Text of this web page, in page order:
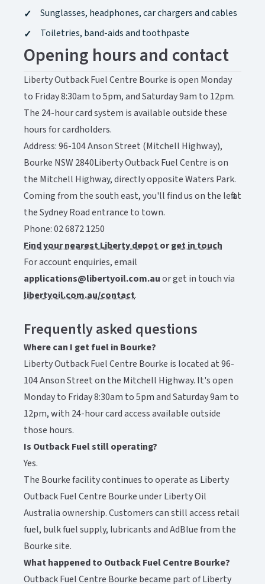
Sunglasses, headphones, car chargers and cables​​​​‌ ‍ ​‍​‍‌‍ ‌ ​‍‌‍‍‌‌‍‌ ‌‍‍‌‌‍ ‍​‍​‍​ ‍‍​‍​‍‌ ​ ‌‍​‌‌‍ ‍‌‍‍‌‌ ‌​‌ ‍‌​‍ ‍‌‍‍‌‌‍ ​‍​‍​‍ ​​‍​‍‌‍‍​‌ ​‍‌‍‌‌‌‍‌‍​‍​‍​ ‍‍​‍​‍‌‍‍​‌ ‌​‌ ‌​‌ ​​‌ ​ ​ ‍‍​‍ ​‍ ‌‍ ​‌‍‍‌‌‍​‍‌‍‌‌‌ ​‍‌ ‌​‌ ‍‌​‍ ‌‌ ​ ‌ ‌​‌ ‌‌‌‍‌​‌‍‍‌‌‍ ​‍ ‍‌ ‌‍‌‍‌‌‌ ​‍‌‍​ ‌‍‌‌‌‍ ​​‍ ‍‌‍​‌‌ ​​‌ ​​​‍ ‌‍‍‌‌‍ ‍‌ ‌​‌‍‌‌‌‍ ‍‌ ‌​​‍ ‌‍‌‌‌‍‌​‌‍‍‌‌ ‌​​‍ ‌‍ ‌‌‍ ‌‍‌​‌‍‌‌​ ‌‌ ​​‌ ​‍‌‍‌‌‌ ​ ‌‍‌‌‌‍ ‍‌ ‌​‌‍​‌‌ ‌​‌‍‍‌‌‍ ‌‍ ‍​ ‍ ‌‍‍‌‌‍‌​​ ‌‌‍​‌​ ‍​‌‍​‍‌‍‌‌‌‍​‌​ ​‍‌‍​ ​ ‍‌​‍ ‌‌‍‌​​ ‌‌​ ‌‌​ ‌​​‍ ‌​ ‌​​ ‌‍​ ‍​‌‍‌‍​‍ ‌‌‍​‌‌‍​‌​ ‌‍​ ‍​​‍ ‌​ ‌‍‌‍​ ‌‍‌‌​ ​ ​ ‌‌​ ‌‌‌‍​‍‌‍​‍​ ‌​​ ‌‍‌‍​‌‌‍​‌​ ‍ ‌ ‌​‌ ‍‌‌ ​​‌‍‌‌​ ‌‌‍​‌‌ ​‍‌ ‌​‌‍‍‌‌‍​ ‌‍ ​‌‍‌‌​ ‍ ‌ ​​‌‍​‌‌ ‌​‌‍‍​​ ‌‌‍​ ‌‍ ‌‍ ‍‌ ‌​‌‍‌‌‌‍ ‍‌ ‌​‌​ ‌‌‍​‌‌ ‌​‌ ​‍‌‍‍‌‌ ‍​​‍‌‌​ ‌‌‌​​‍‌‌ ‌‍‍ ‌‍‌‌‌ ‍‌​‍‌‌​ ​ ‌​‌​​‍‌‌​ ​ ‌​‌​​‍‌‌​ ​‍​ ​‍​ ‍​​ ‌​​ ​​‌‍‌​​ ‌‍‌‍‌‌​ ‍‌​ ‌‍​ ‌​​ ​​‌‍​ ‌‍​ ​‍‌‌​ ​‍​ ​‍​‍‌‌​ ‌‌‌​‌​​‍ ‍‌‍​ ‌‍ ‌‍ ‍‌ ‌​‌‍‌‌‌‍ ‍‌ ‌​​‍‌‌​ ‌‌‌​​‍‌‌ ‌‍‍ ‌‍‌‌‌ ‍‌​‍‌‌​ ​ ‌​‌​​‍‌‌​ ​ ‌​‌​​‍‌‌​ ​‍​ ​‍​ ‌​​ ‌ ​ ‌‍​ ​ ​ ​‌‌‍‌​​ ‌​​ ‌​​ ‌ ‌‍​ ​ ​‍​ ​‌​‍‌‌​ ​‍​ ​‍​‍‌‌​ ‌‌‌​‌​​‍ ‍‌‍​ ‌‍‍​‌‍‍‌‌‍ ​‌‍‌​‌ ​‍‌‍‌‌‌‍ ‍​‍‌‌​ ‌‌‌​​‍‌‌ ‌‍‍ ‌‍‌‌‌ ‍‌​‍‌‌​ ​ ‌​‌​​‍‌‌​ ​ ‌​‌​​‍‌‌​ ​‍​ ​‍‌‍​‌‌‍‌‌​ ‌‌​ ‌‌​ ‌​​ ​ ​ ‍‌‌‍​‌​ ‌ ​ ‌ ​ ​‍‌‍​ ​‍‌‌​ ​‍​ ​‍​‍‌‌​ ‌‌‌​‌​​‍ ‍‌ ‌​‌‍‌‌‌ ‍​‌ ‌​​ ‌‍​‍‌‍​‌‌ ​ ‌‍‌‌‌‌‌‌‌ ​‍‌‍ ​​ ‌‌‍‍​‌ ‌​‌ ‌​‌ ​​‌ ​ ​‍‌‌​ ​ ‌​​‌​‍‌‌​ ​‍‌​‌‍​‍‌‌​ ​‍‌​‌‍‌‍ ​‌‍‍‌‌‍​‍‌‍‌‌‌ ​‍‌ ‌​‌ ‍‌​‍ ‌‌ ​ ‌ ‌​‌ ‌‌‌‍‌​‌‍‍‌‌‍ ​‍ ‍‌ ‌‍‌‍‌‌‌ ​‍‌‍​ ‌‍‌‌‌‍ ​​‍ ‍‌‍​‌‌ ​​‌ ​​​‍‌‍‌‍‍‌‌‍‌​​ ‌‌‍​‌​ ‍​‌‍​‍‌‍‌‌‌‍​‌​ ​‍‌‍​ ​ ‍‌​‍ ‌‌‍‌​​ ‌‌​ ‌‌​ ‌​​‍ ‌​ ‌​​ ‌‍​ ‍​‌‍‌‍​‍ ‌‌‍​‌‌‍​‌​ ‌‍​ ‍​​‍ ‌​ ‌‍‌‍​ ‌‍‌‌​ ​ ​ ‌‌​ ‌‌‌‍​‍‌‍​‍​ ‌​​ ‌‍‌‍​‌‌‍​‌​‍‌‍‌ ‌​‌ ‍‌‌ ​​‌‍‌‌​ ‌‌‍​‌‌ ​‍‌ ‌​‌‍‍‌‌‍​ ‌‍ ​‌‍‌‌​‍‌‍‌ ​​‌‍​‌‌ ‌​‌‍‍​​ ‌‌‍​ ‌‍ ‌‍ ‍‌ ‌​‌‍‌‌‌‍ ‍‌ ‌​‌​ ‌‌‍​‌‌ ‌​‌ ​‍‌‍‍‌‌ ‍​​‍‌‌​ ‌‌‌​​‍‌‌ ‌‍‍ ‌‍‌‌‌ ‍‌​‍‌‌​ ​ ‌​‌​​‍‌‌​ ​ ‌​‌​​‍‌‌​ ​‍​ ​‍​ ‍​​ ‌​​ ​​‌‍‌​​ ‌‍‌‍‌‌​ ‍‌​ ‌‍​ ‌​​ ​​‌‍​ ‌‍​ ​‍‌‌​ ​‍​ ​‍​‍‌‌​ ‌‌‌​‌​​‍ ‍‌‍​ ‌‍ ‌‍ ‍‌ ‌​‌‍‌‌‌‍ ‍‌ ‌​​‍‌‌​ ‌‌‌​​‍‌‌ ‌‍‍ ‌‍‌‌‌ ‍‌​‍‌‌​ ​ ‌​‌​​‍‌‌​ ​ ‌​‌​​‍‌‌​ ​‍​ ​‍​ ‌​​ ‌ ​ ‌‍​ ​ ​ ​‌‌‍‌​​ ‌​​ ‌​​ ‌ ‌‍​ ​ ​‍​ ​‌​‍‌‌​ ​‍​ ​‍​‍‌‌​ ‌‌‌​‌​​‍ ‍‌‍​ ‌‍‍​‌‍‍‌‌‍ ​‌‍‌​‌ ​‍‌‍‌‌‌‍ ‍​‍‌‌​ ‌‌‌​​‍‌‌ ‌‍‍ ‌‍‌‌‌ ‍‌​‍‌‌​ ​ ‌​‌​​‍‌‌​ ​ ‌​‌​​‍‌‌​ ​‍​ ​‍‌‍​‌‌‍‌‌​ ‌‌​ ‌‌​ ‌​​ ​ ​ ‍‌‌‍​‌​ ‌ ​ ‌ ​ ​‍‌‍​ ​‍‌‌​ ​‍​ ​‍​‍‌‌​ ‌‌‌​‌​​‍ ‍‌ ‌​‌‍‌‌‌ ‍​‌ ‌​​‍‌‍‌ ​​‌‍‌‌‌ ​‍‌ ​ ‌ ​​‌‍‌‌‌‍​ ‌ ‌​‌‍‍‌‌ ‌‍‌‍‌‌​ ‌‌ ​​‌ ‌‌‌‍​‍‌‍ ​‌‍‍‌‌ ​ ‌‍‍​‌‍‌‌‌‍‌​​‍​‍‌ ‌
Toiletries, band-aids and toothpaste​​​​‌ ‍ ​‍​‍‌‍ ‌ ​‍‌‍‍‌‌‍‌ ‌‍‍‌‌‍ ‍​‍​‍​ ‍‍​‍​‍‌ ​ ‌‍​‌‌‍ ‍‌‍‍‌‌ ‌​‌ ‍‌​‍ ‍‌‍‍‌‌‍ ​‍​‍​‍ ​​‍​‍‌‍‍​‌ ​‍‌‍‌‌‌‍‌‍​‍​‍​ ‍‍​‍​‍‌‍‍​‌ ‌​‌ ‌​‌ ​​‌ ​ ​ ‍‍​‍ ​‍ ‌‍ ​‌‍‍‌‌‍​‍‌‍‌‌‌ ​‍‌ ‌​‌ ‍‌​‍ ‌‌ ​ ‌ ‌​‌ ‌‌‌‍‌​‌‍‍‌‌‍ ​‍ ‍‌ ‌‍‌‍‌‌‌ ​‍‌‍​ ‌‍‌‌‌‍ ​​‍ ‍‌‍​‌‌ ​​‌ ​​​‍ ‌‍‍‌‌‍ ‍‌ ‌​‌‍‌‌‌‍ ‍‌ ‌​​‍ ‌‍‌‌‌‍‌​‌‍‍‌‌ ‌​​‍ ‌‍ ‌‌‍ ‌‍‌​‌‍‌‌​ ‌‌ ​​‌ ​‍‌‍‌‌‌ ​ ‌‍‌‌‌‍ ‍‌ ‌​‌‍​‌‌ ‌​‌‍‍‌‌‍ ‌‍ ‍​ ‍ ‌‍‍‌‌‍‌​​ ‌‌‍​‌​ ‍​‌‍​‍‌‍‌‌‌‍​‌​ ​‍‌‍​ ​ ‍‌​‍ ‌‌‍‌​​ ‌‌​ ‌‌​ ‌​​‍ ‌​ ‌​​ ‌‍​ ‍​‌‍‌‍​‍ ‌‌‍​‌‌‍​‌​ ‌‍​ ‍​​‍ ‌​ ‌‍‌‍​ ‌‍‌‌​ ​ ​ ‌‌​ ‌‌‌‍​‍‌‍​‍​ ‌​​ ‌‍‌‍​‌‌‍​‌​ ‍ ‌ ‌​‌ ‍‌‌ ​​‌‍‌‌​ ‌‌‍​‌‌ ​‍‌ ‌​‌‍‍‌‌‍​ ‌‍ ​‌‍‌‌​ ‍ ‌ ​​‌‍​‌‌ ‌​‌‍‍​​ ‌‌‍​ ‌‍ ‌‍ ‍‌ ‌​‌‍‌‌‌‍ ‍‌ ‌​‌​ ‌‌‍​‌‌ ‌​‌ ​‍‌‍‍‌‌ ‍​​‍‌‌​ ‌‌‌​​‍‌‌ ‌‍‍ ‌‍‌‌‌ ‍‌​‍‌‌​ ​ ‌​‌​​‍‌‌​ ​ ‌​‌​​‍‌‌​ ​‍​ ​‍​ ‍​​ ‌​​ ​​‌‍‌​​ ‌‍‌‍‌‌​ ‍‌​ ‌‍​ ‌​​ ​​‌‍​ ‌‍​ ​‍‌‌​ ​‍​ ​‍​‍‌‌​ ‌‌‌​‌​​‍ ‍‌‍​ ‌‍ ‌‍ ‍‌ ‌​‌‍‌‌‌‍ ‍‌ ‌​​‍‌‌​ ‌‌‌​​‍‌‌ ‌‍‍ ‌‍‌‌‌ ‍‌​‍‌‌​ ​ ‌​‌​​‍‌‌​ ​ ‌​‌​​‍‌‌​ ​‍​ ​‍‌‍​‍​ ​​‌‍‌​​ ​‌​ ​‍‌‍‌​​ ​‌‌‍‌‌​ ​‌‌‍‌‍​ ‌​‌‍​ ​‍‌‌​ ​‍​ ​‍​‍‌‌​ ‌‌‌​‌​​‍ ‍‌‍​ ‌‍‍​‌‍‍‌‌‍ ​‌‍‌​‌ ​‍‌‍‌‌‌‍ ‍​‍‌‌​ ‌‌‌​​‍‌‌ ‌‍‍ ‌‍‌‌‌ ‍‌​‍‌‌​ ​ ‌​‌​​‍‌‌​ ​ ‌​‌​​‍‌‌​ ​‍​ ​‍‌‍​ ​ ‌ ​ ‌​​ ​ ​ ‍​‌‍‌‌​ ‌ ‌‍​‍‌‍‌​‌‍‌​​ ‌‍‌‍‌‌​‍‌‌​ ​‍​ ​‍​‍‌‌​ ‌‌‌​‌​​‍ ‍‌ ‌​‌‍‌‌‌ ‍​‌ ‌​​ ‌‍​‍‌‍​‌‌ ​ ‌‍‌‌‌‌‌‌‌ ​‍‌‍ ​​ ‌‌‍‍​‌ ‌​‌ ‌​‌ ​​‌ ​ ​‍‌‌​ ​ ‌​​‌​‍‌‌​ ​‍‌​‌‍​‍‌‌​ ​‍‌​‌‍‌‍ ​‌‍‍‌‌‍​‍‌‍‌‌‌ ​‍‌ ‌​‌ ‍‌​‍ ‌‌ ​ ‌ ‌​‌ ‌‌‌‍‌​‌‍‍‌‌‍ ​‍ ‍‌ ‌‍‌‍‌‌‌ ​‍‌‍​ ‌‍‌‌‌‍ ​​‍ ‍‌‍​‌‌ ​​‌ ​​​‍‌‍‌‍‍‌‌‍‌​​ ‌‌‍​‌​ ‍​‌‍​‍‌‍‌‌‌‍​‌​ ​‍‌‍​ ​ ‍‌​‍ ‌‌‍‌​​ ‌‌​ ‌‌​ ‌​​‍ ‌​ ‌​​ ‌‍​ ‍​‌‍‌‍​‍ ‌‌‍​‌‌‍​‌​ ‌‍​ ‍​​‍ ‌​ ‌‍‌‍​ ‌‍‌‌​ ​ ​ ‌‌​ ‌‌‌‍​‍‌‍​‍​ ‌​​ ‌‍‌‍​‌‌‍​‌​‍‌‍‌ ‌​‌ ‍‌‌ ​​‌‍‌‌​ ‌‌‍​‌‌ ​‍‌ ‌​‌‍‍‌‌‍​ ‌‍ ​‌‍‌‌​‍‌‍‌ ​​‌‍​‌‌ ‌​‌‍‍​​ ‌‌‍​ ‌‍ ‌‍ ‍‌ ‌​‌‍‌‌‌‍ ‍‌ ‌​‌​ ‌‌‍​‌‌ ‌​‌ ​‍‌‍‍‌‌ ‍​​‍‌‌​ ‌‌‌​​‍‌‌ ‌‍‍ ‌‍‌‌‌ ‍‌​‍‌‌​ ​ ‌​‌​​‍‌‌​ ​ ‌​‌​​‍‌‌​ ​‍​ ​‍​ ‍​​ ‌​​ ​​‌‍‌​​ ‌‍‌‍‌‌​ ‍‌​ ‌‍​ ‌​​ ​​‌‍​ ‌‍​ ​‍‌‌​ ​‍​ ​‍​‍‌‌​ ‌‌‌​‌​​‍ ‍‌‍​ ‌‍ ‌‍ ‍‌ ‌​‌‍‌‌‌‍ ‍‌ ‌​​‍‌‌​ ‌‌‌​​‍‌‌ ‌‍‍ ‌‍‌‌‌ ‍‌​‍‌‌​ ​ ‌​‌​​‍‌‌​ ​ ‌​‌​​‍‌‌​ ​‍​ ​‍‌‍​‍​ ​​‌‍‌​​ ​‌​ ​‍‌‍‌​​ ​‌‌‍‌‌​ ​‌‌‍‌‍​ ‌​‌‍​ ​‍‌‌​ ​‍​ ​‍​‍‌‌​ ‌‌‌​‌​​‍ ‍‌‍​ ‌‍‍​‌‍‍‌‌‍ ​‌‍‌​‌ ​‍‌‍‌‌‌‍ ‍​‍‌‌​ ‌‌‌​​‍‌‌ ‌‍‍ ‌‍‌‌‌ ‍‌​‍‌‌​ ​ ‌​‌​​‍‌‌​ ​ ‌​‌​​‍‌‌​ ​‍​ ​‍‌‍​ ​ ‌ ​ ‌​​ ​ ​ ‍​‌‍‌‌​ ‌ ‌‍​‍‌‍‌​‌‍‌​​ ‌‍‌‍‌‌​‍‌‌​ ​‍​ ​‍​‍‌‌​ ‌‌‌​‌​​‍ ‍‌ ‌​‌‍‌‌‌ ‍​‌ ‌​​‍‌‍‌ ​​‌‍‌‌‌ ​‍‌ ​ ‌ ​​‌‍‌‌‌‍​ ‌ ‌​‌‍‍‌‌ ‌‍‌‍‌‌​ ‌‌ ​​‌ ‌‌‌‍​‍‌‍ ​‌‍‍‌‌ ​ ‌‍‍​‌‍‌‌‌‍‌​​‍​‍‌ ‌
Opening hours and contact​​​​‌ ‍ ​‍​‍‌‍ ‌ ​‍‌‍‍‌‌‍‌ ‌‍‍‌‌‍ ‍​‍​‍​ ‍‍​‍​‍‌ ​ ‌‍​‌‌‍ ‍‌‍‍‌‌ ‌​‌ ‍‌​‍ ‍‌‍‍‌‌‍ ​‍​‍​‍ ​​‍​‍‌‍‍​‌ ​‍‌‍‌‌‌‍‌‍​‍​‍​ ‍‍​‍​‍‌‍‍​‌ ‌​‌ ‌​‌ ​​‌ ​ ​ ‍‍​‍ ​‍ ‌‍ ​‌‍‍‌‌‍​‍‌‍‌‌‌ ​‍‌ ‌​‌ ‍‌​‍ ‌‌ ​ ‌ ‌​‌ ‌‌‌‍‌​‌‍‍‌‌‍ ​‍ ‍‌ ‌‍‌‍‌‌‌ ​‍‌‍​ ‌‍‌‌‌‍ ​​‍ ‍‌‍​‌‌ ​​‌ ​​​‍ ‌‍‍‌‌‍ ‍‌ ‌​‌‍‌‌‌‍ ‍‌ ‌​​‍ ‌‍‌‌‌‍‌​‌‍‍‌‌ ‌​​‍ ‌‍ ‌‌‍ ‌‍‌​‌‍‌‌​ ‌‌ ​​‌ ​‍‌‍‌‌‌ ​ ‌‍‌‌‌‍ ‍‌ ‌​‌‍​‌‌ ‌​‌‍‍‌‌‍ ‌‍ ‍​ ‍ ‌‍‍‌‌‍‌​​ ‌‌‍​‌​ ‍​‌‍​‍‌‍‌‌‌‍​‌​ ​‍‌‍​ ​ ‍‌​‍ ‌‌‍‌​​ ‌‌​ ‌‌​ ‌​​‍ ‌​ ‌​​ ‌‍​ ‍​‌‍‌‍​‍ ‌‌‍​‌‌‍​‌​ ‌‍​ ‍​​‍ ‌​ ‌‍‌‍​ ‌‍‌‌​ ​ ​ ‌‌​ ‌‌‌‍​‍‌‍​‍​ ‌​​ ‌‍‌‍​‌‌‍​‌​ ‍ ‌ ‌​‌ ‍‌‌ ​​‌‍‌‌​ ‌‌‍​‌‌ ​‍‌ ‌​‌‍‍‌‌‍​ ‌‍ ​‌‍‌‌​ ‍ ‌ ​​‌‍​‌‌ ‌​‌‍‍​​ ‌‌‍​ ‌‍ ‌‍ ‍‌ ‌​‌‍‌‌‌‍ ‍‌ ‌​‌​ ‌‌‍​‌‌ ‌​‌ ​‍‌‍‍‌‌ ‍​​‍‌‌​ ‌‌‌​​‍‌‌ ‌‍‍ ‌‍‌‌‌ ‍‌​‍‌‌​ ​ ‌​‌​​‍‌‌​ ​ ‌​‌​​‍‌‌​ ​‍​ ​‍​ ‍​​ ​‌​ ‌​​ ​​​ ‌‌​ ​ ‌‍​ ​ ‍‌​ ‍‌‌‍​ ​ ‌​‌‍‌​​‍‌‌​ ​‍​ ​‍​‍‌‌​ ‌‌‌​‌​​‍ ‍‌‍​ ‌‍ ‌‍ ‍‌ ‌​‌‍‌‌‌‍ ‍‌ ‌​​‍‌‌​ ‌‌‌​​‍‌‌ ‌‍‍ ‌‍‌‌‌ ‍‌​‍‌‌​ ​ ‌​‌​​‍‌‌​ ​ ‌​‌​​‍‌‌​ ​‍​ ​‍​ ​‍​ ‌ ​ ​ ​ ‌ ​ ​​​ ​‌‌‍‌‍​ ​‍‌‍‌​‌‍‌‌​ ‌ ​ ‌ ​‍‌‌​ ​‍​ ​‍​‍‌‌​ ‌‌‌​‌​​‍ ‍‌‍​ ‌‍‍​‌‍‍‌‌‍ ​‌‍‌​‌ ​‍‌‍‌‌‌‍ ‍​‍‌‌​ ‌‌‌​​‍‌‌ ‌‍‍ ‌‍‌‌‌ ‍‌​‍‌‌​ ​ ‌​‌​​‍‌‌​ ​ ‌​‌​​‍‌‌​ ​‍​ ​‍‌‍​ ​ ‌‌​ ‍‌‌‍​‌​ ‍‌‌‍​‍​ ​​​ ​ ​ ‌‍​ ‍‌‌‍‌‍​ ​‌​‍‌‌​ ​‍​ ​‍​‍‌‌​ ‌‌‌​‌​​‍ ‍‌ ‌​‌‍‌‌‌ ‍​‌ ‌​​ ‌‍​‍‌‍​‌‌ ​ ‌‍‌‌‌‌‌‌‌ ​‍‌‍ ​​ ‌‌‍‍​‌ ‌​‌ ‌​‌ ​​‌ ​ ​‍‌‌​ ​ ‌​​‌​‍‌‌​ ​‍‌​‌‍​‍‌‌​ ​‍‌​‌‍‌‍ ​‌‍‍‌‌‍​‍‌‍‌‌‌ ​‍‌ ‌​‌ ‍‌​‍ ‌‌ ​ ‌ ‌​‌ ‌‌‌‍‌​‌‍‍‌‌‍ ​‍ ‍‌ ‌‍‌‍‌‌‌ ​‍‌‍​ ‌‍‌‌‌‍ ​​‍ ‍‌‍​‌‌ ​​‌ ​​​‍‌‍‌‍‍‌‌‍‌​​ ‌‌‍​‌​ ‍​‌‍​‍‌‍‌‌‌‍​‌​ ​‍‌‍​ ​ ‍‌​‍ ‌‌‍‌​​ ‌‌​ ‌‌​ ‌​​‍ ‌​ ‌​​ ‌‍​ ‍​‌‍‌‍​‍ ‌‌‍​‌‌‍​‌​ ‌‍​ ‍​​‍ ‌​ ‌‍‌‍​ ‌‍‌‌​ ​ ​ ‌‌​ ‌‌‌‍​‍‌‍​‍​ ‌​​ ‌‍‌‍​‌‌‍​‌​‍‌‍‌ ‌​‌ ‍‌‌ ​​‌‍‌‌​ ‌‌‍​‌‌ ​‍‌ ‌​‌‍‍‌‌‍​ ‌‍ ​‌‍‌‌​‍‌‍‌ ​​‌‍​‌‌ ‌​‌‍‍​​ ‌‌‍​ ‌‍ ‌‍ ‍‌ ‌​‌‍‌‌‌‍ ‍‌ ‌​‌​ ‌‌‍​‌‌ ‌​‌ ​‍‌‍‍‌‌ ‍​​‍‌‌​ ‌‌‌​​‍‌‌ ‌‍‍ ‌‍‌‌‌ ‍‌​‍‌‌​ ​ ‌​‌​​‍‌‌​ ​ ‌​‌​​‍‌‌​ ​‍​ ​‍​ ‍​​ ​‌​ ‌​​ ​​​ ‌‌​ ​ ‌‍​ ​ ‍‌​ ‍‌‌‍​ ​ ‌​‌‍‌​​‍‌‌​ ​‍​ ​‍​‍‌‌​ ‌‌‌​‌​​‍ ‍‌‍​ ‌‍ ‌‍ ‍‌ ‌​‌‍‌‌‌‍ ‍‌ ‌​​‍‌‌​ ‌‌‌​​‍‌‌ ‌‍‍ ‌‍‌‌‌ ‍‌​‍‌‌​ ​ ‌​‌​​‍‌‌​ ​ ‌​‌​​‍‌‌​ ​‍​ ​‍​ ​‍​ ‌ ​ ​ ​ ‌ ​ ​​​ ​‌‌‍‌‍​ ​‍‌‍‌​‌‍‌‌​ ‌ ​ ‌ ​‍‌‌​ ​‍​ ​‍​‍‌‌​ ‌‌‌​‌​​‍ ‍‌‍​ ‌‍‍​‌‍‍‌‌‍ ​‌‍‌​‌ ​‍‌‍‌‌‌‍ ‍​‍‌‌​ ‌‌‌​​‍‌‌ ‌‍‍ ‌‍‌‌‌ ‍‌​‍‌‌​ ​ ‌​‌​​‍‌‌​ ​ ‌​‌​​‍‌‌​ ​‍​ ​‍‌‍​ ​ ‌‌​ ‍‌‌‍​‌​ ‍‌‌‍​‍​ ​​​ ​ ​ ‌‍​ ‍‌‌‍‌‍​ ​‌​‍‌‌​ ​‍​ ​‍​‍‌‌​ ‌‌‌​‌​​‍ ‍‌ ‌​‌‍‌‌‌ ‍​‌ ‌​​‍‌‍‌ ​​‌‍‌‌‌ ​‍‌ ​ ‌ ​​‌‍‌‌‌‍​ ‌ ‌​‌‍‍‌‌ ‌‍‌‍‌‌​ ‌‌ ​​‌ ‌‌‌‍​‍‌‍ ​‌‍‍‌‌ ​ ‌‍‍​‌‍‌‌‌‍‌​​‍​‍‌ ‌
Liberty Outback Fuel Centre Bourke is open Monday
to Friday 8:30am to 5pm, and Saturday 9am to 12pm.
The 24-hour card system is available outside these
hours for cardholders.​​​​‌ ‍ ​‍​‍‌‍ ‌ ​‍‌‍‍‌‌‍‌ ‌‍‍‌‌‍ ‍​‍​‍​ ‍‍​‍​‍‌ ​ ‌‍​‌‌‍ ‍‌‍‍‌‌ ‌​‌ ‍‌​‍ ‍‌‍‍‌‌‍ ​‍​‍​‍ ​​‍​‍‌‍‍​‌ ​‍‌‍‌‌‌‍‌‍​‍​‍​ ‍‍​‍​‍‌‍‍​‌ ‌​‌ ‌​‌ ​​‌ ​ ​ ‍‍​‍ ​‍ ‌‍ ​‌‍‍‌‌‍​‍‌‍‌‌‌ ​‍‌ ‌​‌ ‍‌​‍ ‌‌ ​ ‌ ‌​‌ ‌‌‌‍‌​‌‍‍‌‌‍ ​‍ ‍‌ ‌‍‌‍‌‌‌ ​‍‌‍​ ‌‍‌‌‌‍ ​​‍ ‍‌‍​‌‌ ​​‌ ​​​‍ ‌‍‍‌‌‍ ‍‌ ‌​‌‍‌‌‌‍ ‍‌ ‌​​‍ ‌‍‌‌‌‍‌​‌‍‍‌‌ ‌​​‍ ‌‍ ‌‌‍ ‌‍‌​‌‍‌‌​ ‌‌ ​​‌ ​‍‌‍‌‌‌ ​ ‌‍‌‌‌‍ ‍‌ ‌​‌‍​‌‌ ‌​‌‍‍‌‌‍ ‌‍ ‍​ ‍ ‌‍‍‌‌‍‌​​ ‌‌‍​‌​ ‍​‌‍​‍‌‍‌‌‌‍​‌​ ​‍‌‍​ ​ ‍‌​‍ ‌‌‍‌​​ ‌‌​ ‌‌​ ‌​​‍ ‌​ ‌​​ ‌‍​ ‍​‌‍‌‍​‍ ‌‌‍​‌‌‍​‌​ ‌‍​ ‍​​‍ ‌​ ‌‍‌‍​ ‌‍‌‌​ ​ ​ ‌‌​ ‌‌‌‍​‍‌‍​‍​ ‌​​ ‌‍‌‍​‌‌‍​‌​ ‍ ‌ ‌​‌ ‍‌‌ ​​‌‍‌‌​ ‌‌‍​‌‌ ​‍‌ ‌​‌‍‍‌‌‍​ ‌‍ ​‌‍‌‌​ ‍ ‌ ​​‌‍​‌‌ ‌​‌‍‍​​ ‌‌‍​ ‌‍ ‌‍ ‍‌ ‌​‌‍‌‌‌‍ ‍‌ ‌​‌​ ‌‌‍​‌‌ ‌​‌ ​‍‌‍‍‌‌ ‍​​‍‌‌​ ‌‌‌​​‍‌‌ ‌‍‍ ‌‍‌‌‌ ‍‌​‍‌‌​ ​ ‌​‌​​‍‌‌​ ​ ‌​‌​​‍‌‌​ ​‍​ ​‍​ ‍​​ ​‌​ ‌​​ ​​​ ‌‌​ ​ ‌‍​ ​ ‍‌​ ‍‌‌‍​ ​ ‌​‌‍‌​​‍‌‌​ ​‍​ ​‍​‍‌‌​ ‌‌‌​‌​​‍ ‍‌‍​ ‌‍ ‌‍ ‍‌ ‌​‌‍‌‌‌‍ ‍‌ ‌​​‍‌‌​ ‌‌‌​​‍‌‌ ‌‍‍ ‌‍‌‌‌ ‍‌​‍‌‌​ ​ ‌​‌​​‍‌‌​ ​ ‌​‌​​‍‌‌​ ​‍​ ​‍​ ‌‌​ ‌ ​ ‌​‌‍‌‍‌‍‌‍​ ‌‌​ ‌‌​ ​​​ ‌​‌‍​‍​ ‌​‌‍‌‍​‍‌‌​ ​‍​ ​‍​‍‌‌​ ‌‌‌​‌​​‍ ‍‌‍​ ‌‍‍​‌‍‍‌‌‍ ​‌‍‌​‌ ​‍‌‍‌‌‌‍ ‍​‍‌‌​ ‌‌‌​​‍‌‌ ‌‍‍ ‌‍‌‌‌ ‍‌​‍‌‌​ ​ ‌​‌​​‍‌‌​ ​ ‌​‌​​‍‌‌​ ​‍​ ​‍‌‍​ ‌‍​‍​ ​​​ ‌‍​ ​ ‌‍‌‍‌‍‌‌​ ‍‌‌‍​ ​ ‌‌‌‍​‍​ ‍​​‍‌‌​ ​‍​ ​‍​‍‌‌​ ‌‌‌​‌​​‍ ‍‌ ‌​‌‍‌‌‌ ‍​‌ ‌​​ ‌‍​‍‌‍​‌‌ ​ ‌‍‌‌‌‌‌‌‌ ​‍‌‍ ​​ ‌‌‍‍​‌ ‌​‌ ‌​‌ ​​‌ ​ ​‍‌‌​ ​ ‌​​‌​‍‌‌​ ​‍‌​‌‍​‍‌‌​ ​‍‌​‌‍‌‍ ​‌‍‍‌‌‍​‍‌‍‌‌‌ ​‍‌ ‌​‌ ‍‌​‍ ‌‌ ​ ‌ ‌​‌ ‌‌‌‍‌​‌‍‍‌‌‍ ​‍ ‍‌ ‌‍‌‍‌‌‌ ​‍‌‍​ ‌‍‌‌‌‍ ​​‍ ‍‌‍​‌‌ ​​‌ ​​​‍‌‍‌‍‍‌‌‍‌​​ ‌‌‍​‌​ ‍​‌‍​‍‌‍‌‌‌‍​‌​ ​‍‌‍​ ​ ‍‌​‍ ‌‌‍‌​​ ‌‌​ ‌‌​ ‌​​‍ ‌​ ‌​​ ‌‍​ ‍​‌‍‌‍​‍ ‌‌‍​‌‌‍​‌​ ‌‍​ ‍​​‍ ‌​ ‌‍‌‍​ ‌‍‌‌​ ​ ​ ‌‌​ ‌‌‌‍​‍‌‍​‍​ ‌​​ ‌‍‌‍​‌‌‍​‌​‍‌‍‌ ‌​‌ ‍‌‌ ​​‌‍‌‌​ ‌‌‍​‌‌ ​‍‌ ‌​‌‍‍‌‌‍​ ‌‍ ​‌‍‌‌​‍‌‍‌ ​​‌‍​‌‌ ‌​‌‍‍​​ ‌‌‍​ ‌‍ ‌‍ ‍‌ ‌​‌‍‌‌‌‍ ‍‌ ‌​‌​ ‌‌‍​‌‌ ‌​‌ ​‍‌‍‍‌‌ ‍​​‍‌‌​ ‌‌‌​​‍‌‌ ‌‍‍ ‌‍‌‌‌ ‍‌​‍‌‌​ ​ ‌​‌​​‍‌‌​ ​ ‌​‌​​‍‌‌​ ​‍​ ​‍​ ‍​​ ​‌​ ‌​​ ​​​ ‌‌​ ​ ‌‍​ ​ ‍‌​ ‍‌‌‍​ ​ ‌​‌‍‌​​‍‌‌​ ​‍​ ​‍​‍‌‌​ ‌‌‌​‌​​‍ ‍‌‍​ ‌‍ ‌‍ ‍‌ ‌​‌‍‌‌‌‍ ‍‌ ‌​​‍‌‌​ ‌‌‌​​‍‌‌ ‌‍‍ ‌‍‌‌‌ ‍‌​‍‌‌​ ​ ‌​‌​​‍‌‌​ ​ ‌​‌​​‍‌‌​ ​‍​ ​‍​ ‌‌​ ‌ ​ ‌​‌‍‌‍‌‍‌‍​ ‌‌​ ‌‌​ ​​​ ‌​‌‍​‍​ ‌​‌‍‌‍​‍‌‌​ ​‍​ ​‍​‍‌‌​ ‌‌‌​‌​​‍ ‍‌‍​ ‌‍‍​‌‍‍‌‌‍ ​‌‍‌​‌ ​‍‌‍‌‌‌‍ ‍​‍‌‌​ ‌‌‌​​‍‌‌ ‌‍‍ ‌‍‌‌‌ ‍‌​‍‌‌​ ​ ‌​‌​​‍‌‌​ ​ ‌​‌​​‍‌‌​ ​‍​ ​‍‌‍​ ‌‍​‍​ ​​​ ‌‍​ ​ ‌‍‌‍‌‍‌‌​ ‍‌‌‍​ ​ ‌‌‌‍​‍​ ‍​​‍‌‌​ ​‍​ ​‍​‍‌‌​ ‌‌‌​‌​​‍ ‍‌ ‌​‌‍‌‌‌ ‍​‌ ‌​​‍‌‍‌ ​​‌‍‌‌‌ ​‍‌ ​ ‌ ​​‌‍‌‌‌‍​ ‌ ‌​‌‍‍‌‌ ‌‍‌‍‌‌​ ‌‌ ​​‌ ‌‌‌‍​‍‌‍ ​‌‍‍‌‌ ​ ‌‍‍​‌‍‌‌‌‍‌​​‍​‍‌ ‌
Address: 96-104 Anson Street (Mitchell Highway),
Bourke NSW 2840Liberty Outback Fuel Centre is on
the Mitchell Highway, directly opposite Waters Park.
Coming from the south east, you'll find us on the left at
the Sydney Road entrance to town.
Phone: 02 6872 1250
Find your nearest Liberty depot ​​​​‌ ‍ ​‍​‍‌‍ ‌ ​‍‌‍‍‌‌‍‌ ‌‍‍‌‌‍ ‍​‍​‍​ ‍‍​‍​‍‌ ​ ‌‍​‌‌‍ ‍‌‍‍‌‌ ‌​‌ ‍‌​‍ ‍‌‍‍‌‌‍ ​‍​‍​‍ ​​‍​‍‌‍‍​‌ ​‍‌‍‌‌‌‍‌‍​‍​‍​ ‍‍​‍​‍‌‍‍​‌ ‌​‌ ‌​‌ ​​‌ ​ ​ ‍‍​‍ ​‍ ‌‍ ​‌‍‍‌‌‍​‍‌‍‌‌‌ ​‍‌ ‌​‌ ‍‌​‍ ‌‌ ​ ‌ ‌​‌ ‌‌‌‍‌​‌‍‍‌‌‍ ​‍ ‍‌ ‌‍‌‍‌‌‌ ​‍‌‍​ ‌‍‌‌‌‍ ​​‍ ‍‌‍​‌‌ ​​‌ ​​​‍ ‌‍‍‌‌‍ ‍‌ ‌​‌‍‌‌‌‍ ‍‌ ‌​​‍ ‌‍‌‌‌‍‌​‌‍‍‌‌ ‌​​‍ ‌‍ ‌‌‍ ‌‍‌​‌‍‌‌​ ‌‌ ​​‌ ​‍‌‍‌‌‌ ​ ‌‍‌‌‌‍ ‍‌ ‌​‌‍​‌‌ ‌​‌‍‍‌‌‍ ‌‍ ‍​ ‍ ‌‍‍‌‌‍‌​​ ‌‌‍​‌​ ‍​‌‍​‍‌‍‌‌‌‍​‌​ ​‍‌‍​ ​ ‍‌​‍ ‌‌‍‌​​ ‌‌​ ‌‌​ ‌​​‍ ‌​ ‌​​ ‌‍​ ‍​‌‍‌‍​‍ ‌‌‍​‌‌‍​‌​ ‌‍​ ‍​​‍ ‌​ ‌‍‌‍​ ‌‍‌‌​ ​ ​ ‌‌​ ‌‌‌‍​‍‌‍​‍​ ‌​​ ‌‍‌‍​‌‌‍​‌​ ‍ ‌ ‌​‌ ‍‌‌ ​​‌‍‌‌​ ‌‌‍​‌‌ ​‍‌ ‌​‌‍‍‌‌‍​ ‌‍ ​‌‍‌‌​ ‍ ‌ ​​‌‍​‌‌ ‌​‌‍‍​​ ‌‌‍​ ‌‍ ‌‍ ‍‌ ‌​‌‍‌‌‌‍ ‍‌ ‌​‌​ ‌‌‍​‌‌ ‌​‌ ​‍‌‍‍‌‌ ‍​​‍‌‌​ ‌‌‌​​‍‌‌ ‌‍‍ ‌‍‌‌‌ ‍‌​‍‌‌​ ​ ‌​‌​​‍‌‌​ ​ ‌​‌​​‍‌‌​ ​‍​ ​‍​ ‍​​ ​‌​ ‌​​ ​​​ ‌‌​ ​ ‌‍​ ​ ‍‌​ ‍‌‌‍​ ​ ‌​‌‍‌​​‍‌‌​ ​‍​ ​‍​‍‌‌​ ‌‌‌​‌​​‍ ‍‌‍​ ‌‍ ‌‍ ‍‌ ‌​‌‍‌‌‌‍ ‍‌ ‌​​‍‌‌​ ‌‌‌​​‍‌‌ ‌‍‍ ‌‍‌‌‌ ‍‌​‍‌‌​ ​ ‌​‌​​‍‌‌​ ​ ‌​‌​​‍‌‌​ ​‍​ ​‍​ ‌‍‌‍‌‍​ ‌​​ ‍‌​ ‍​‌‍‌​​ ​ ​ ​‍‌‍​‍​ ‍‌​ ​​‌‍​‍​‍‌‌​ ​‍​ ​‍​‍‌‌​ ‌‌‌​‌​​‍ ‍‌‍​ ‌‍‍​‌‍‍‌‌‍ ​‌‍‌​‌ ​‍‌‍‌‌‌‍ ‍​‍‌‌​ ‌‌‌​​‍‌‌ ‌‍‍ ‌‍‌‌‌ ‍‌​‍‌‌​ ​ ‌​‌​​‍‌‌​ ​ ‌​‌​​‍‌‌​ ​‍​ ​‍‌‍​‍​ ‍‌​ ​‍‌‍​‌​ ​‌​ ‌‍​ ​‍‌‍‌‍​ ‌ ‌‍​ ​ ​‌​ ‍​​‍‌‌​ ​‍​ ​‍​‍‌‌​ ‌‌‌​‌​​‍ ‍‌ ‌​‌‍‌‌‌ ‍​‌ ‌​​ ‌‍​‍‌‍​‌‌ ​ ‌‍‌‌‌‌‌‌‌ ​‍‌‍ ​​ ‌‌‍‍​‌ ‌​‌ ‌​‌ ​​‌ ​ ​‍‌‌​ ​ ‌​​‌​‍‌‌​ ​‍‌​‌‍​‍‌‌​ ​‍‌​‌‍‌‍ ​‌‍‍‌‌‍​‍‌‍‌‌‌ ​‍‌ ‌​‌ ‍‌​‍ ‌‌ ​ ‌ ‌​‌ ‌‌‌‍‌​‌‍‍‌‌‍ ​‍ ‍‌ ‌‍‌‍‌‌‌ ​‍‌‍​ ‌‍‌‌‌‍ ​​‍ ‍‌‍​‌‌ ​​‌ ​​​‍‌‍‌‍‍‌‌‍‌​​ ‌‌‍​‌​ ‍​‌‍​‍‌‍‌‌‌‍​‌​ ​‍‌‍​ ​ ‍‌​‍ ‌‌‍‌​​ ‌‌​ ‌‌​ ‌​​‍ ‌​ ‌​​ ‌‍​ ‍​‌‍‌‍​‍ ‌‌‍​‌‌‍​‌​ ‌‍​ ‍​​‍ ‌​ ‌‍‌‍​ ‌‍‌‌​ ​ ​ ‌‌​ ‌‌‌‍​‍‌‍​‍​ ‌​​ ‌‍‌‍​‌‌‍​‌​‍‌‍‌ ‌​‌ ‍‌‌ ​​‌‍‌‌​ ‌‌‍​‌‌ ​‍‌ ‌​‌‍‍‌‌‍​ ‌‍ ​‌‍‌‌​‍‌‍‌ ​​‌‍​‌‌ ‌​‌‍‍​​ ‌‌‍​ ‌‍ ‌‍ ‍‌ ‌​‌‍‌‌‌‍ ‍‌ ‌​‌​ ‌‌‍​‌‌ ‌​‌ ​‍‌‍‍‌‌ ‍​​‍‌‌​ ‌‌‌​​‍‌‌ ‌‍‍ ‌‍‌‌‌ ‍‌​‍‌‌​ ​ ‌​‌​​‍‌‌​ ​ ‌​‌​​‍‌‌​ ​‍​ ​‍​ ‍​​ ​‌​ ‌​​ ​​​ ‌‌​ ​ ‌‍​ ​ ‍‌​ ‍‌‌‍​ ​ ‌​‌‍‌​​‍‌‌​ ​‍​ ​‍​‍‌‌​ ‌‌‌​‌​​‍ ‍‌‍​ ‌‍ ‌‍ ‍‌ ‌​‌‍‌‌‌‍ ‍‌ ‌​​‍‌‌​ ‌‌‌​​‍‌‌ ‌‍‍ ‌‍‌‌‌ ‍‌​‍‌‌​ ​ ‌​‌​​‍‌‌​ ​ ‌​‌​​‍‌‌​ ​‍​ ​‍​ ‌‍‌‍‌‍​ ‌​​ ‍‌​ ‍​‌‍‌​​ ​ ​ ​‍‌‍​‍​ ‍‌​ ​​‌‍​‍​‍‌‌​ ​‍​ ​‍​‍‌‌​ ‌‌‌​‌​​‍ ‍‌‍​ ‌‍‍​‌‍‍‌‌‍ ​‌‍‌​‌ ​‍‌‍‌‌‌‍ ‍​‍‌‌​ ‌‌‌​​‍‌‌ ‌‍‍ ‌‍‌‌‌ ‍‌​‍‌‌​ ​ ‌​‌​​‍‌‌​ ​ ‌​‌​​‍‌‌​ ​‍​ ​‍‌‍​‍​ ‍‌​ ​‍‌‍​‌​ ​‌​ ‌‍​ ​‍‌‍‌‍​ ‌ ‌‍​ ​ ​‌​ ‍​​‍‌‌​ ​‍​ ​‍​‍‌‌​ ‌‌‌​‌​​‍ ‍‌ ‌​‌‍‌‌‌ ‍​‌ ‌​​‍‌‍‌ ​​‌‍‌‌‌ ​‍‌ ​ ‌ ​​‌‍‌‌‌‍​ ‌ ‌​‌‍‍‌‌ ‌‍‌‍‌‌​ ‌‌ ​​‌ ‌‌‌‍​‍‌‍ ​‌‍‍‌‌ ​ ‌‍‍​‌‍‌‌‌‍‌​​‍​‍‌ ‌or ​​​​‌ ‍ ​‍​‍‌‍ ‌ ​‍‌‍‍‌‌‍‌ ‌‍‍‌‌‍ ‍​‍​‍​ ‍‍​‍​‍‌ ​ ‌‍​‌‌‍ ‍‌‍‍‌‌ ‌​‌ ‍‌​‍ ‍‌‍‍‌‌‍ ​‍​‍​‍ ​​‍​‍‌‍‍​‌ ​‍‌‍‌‌‌‍‌‍​‍​‍​ ‍‍​‍​‍‌‍‍​‌ ‌​‌ ‌​‌ ​​‌ ​ ​ ‍‍​‍ ​‍ ‌‍ ​‌‍‍‌‌‍​‍‌‍‌‌‌ ​‍‌ ‌​‌ ‍‌​‍ ‌‌ ​ ‌ ‌​‌ ‌‌‌‍‌​‌‍‍‌‌‍ ​‍ ‍‌ ‌‍‌‍‌‌‌ ​‍‌‍​ ‌‍‌‌‌‍ ​​‍ ‍‌‍​‌‌ ​​‌ ​​​‍ ‌‍‍‌‌‍ ‍‌ ‌​‌‍‌‌‌‍ ‍‌ ‌​​‍ ‌‍‌‌‌‍‌​‌‍‍‌‌ ‌​​‍ ‌‍ ‌‌‍ ‌‍‌​‌‍‌‌​ ‌‌ ​​‌ ​‍‌‍‌‌‌ ​ ‌‍‌‌‌‍ ‍‌ ‌​‌‍​‌‌ ‌​‌‍‍‌‌‍ ‌‍ ‍​ ‍ ‌‍‍‌‌‍‌​​ ‌‌‍​‌​ ‍​‌‍​‍‌‍‌‌‌‍​‌​ ​‍‌‍​ ​ ‍‌​‍ ‌‌‍‌​​ ‌‌​ ‌‌​ ‌​​‍ ‌​ ‌​​ ‌‍​ ‍​‌‍‌‍​‍ ‌‌‍​‌‌‍​‌​ ‌‍​ ‍​​‍ ‌​ ‌‍‌‍​ ‌‍‌‌​ ​ ​ ‌‌​ ‌‌‌‍​‍‌‍​‍​ ‌​​ ‌‍‌‍​‌‌‍​‌​ ‍ ‌ ‌​‌ ‍‌‌ ​​‌‍‌‌​ ‌‌‍​‌‌ ​‍‌ ‌​‌‍‍‌‌‍​ ‌‍ ​‌‍‌‌​ ‍ ‌ ​​‌‍​‌‌ ‌​‌‍‍​​ ‌‌‍​ ‌‍ ‌‍ ‍‌ ‌​‌‍‌‌‌‍ ‍‌ ‌​‌​ ‌‌‍​‌‌ ‌​‌ ​‍‌‍‍‌‌ ‍​​‍‌‌​ ‌‌‌​​‍‌‌ ‌‍‍ ‌‍‌‌‌ ‍‌​‍‌‌​ ​ ‌​‌​​‍‌‌​ ​ ‌​‌​​‍‌‌​ ​‍​ ​‍​ ‍​​ ​‌​ ‌​​ ​​​ ‌‌​ ​ ‌‍​ ​ ‍‌​ ‍‌‌‍​ ​ ‌​‌‍‌​​‍‌‌​ ​‍​ ​‍​‍‌‌​ ‌‌‌​‌​​‍ ‍‌‍​ ‌‍ ‌‍ ‍‌ ‌​‌‍‌‌‌‍ ‍‌ ‌​​‍‌‌​ ‌‌‌​​‍‌‌ ‌‍‍ ‌‍‌‌‌ ‍‌​‍‌‌​ ​ ‌​‌​​‍‌‌​ ​ ‌​‌​​‍‌‌​ ​‍​ ​‍​ ‌‍‌‍‌‍​ ‌​​ ‍‌​ ‍​‌‍‌​​ ​ ​ ​‍‌‍​‍​ ‍‌​ ​​‌‍​‍​‍‌‌​ ​‍​ ​‍​‍‌‌​ ‌‌‌​‌​​‍ ‍‌‍​ ‌‍‍​‌‍‍‌‌‍ ​‌‍‌​‌ ​‍‌‍‌‌‌‍ ‍​‍‌‌​ ‌‌‌​​‍‌‌ ‌‍‍ ‌‍‌‌‌ ‍‌​‍‌‌​ ​ ‌​‌​​‍‌‌​ ​ ‌​‌​​‍‌‌​ ​‍​ ​‍​ ‍‌‌‍​ ​ ‍​​ ​‍‌‍​‌​ ‌​​ ​‌​ ‌​‌‍‌‌​ ‌ ​ ‌ ​ ​ ​‍‌‌​ ​‍​ ​‍​‍‌‌​ ‌‌‌​‌​​‍ ‍‌ ‌​‌‍‌‌‌ ‍​‌ ‌​​ ‌‍​‍‌‍​‌‌ ​ ‌‍‌‌‌‌‌‌‌ ​‍‌‍ ​​ ‌‌‍‍​‌ ‌​‌ ‌​‌ ​​‌ ​ ​‍‌‌​ ​ ‌​​‌​‍‌‌​ ​‍‌​‌‍​‍‌‌​ ​‍‌​‌‍‌‍ ​‌‍‍‌‌‍​‍‌‍‌‌‌ ​‍‌ ‌​‌ ‍‌​‍ ‌‌ ​ ‌ ‌​‌ ‌‌‌‍‌​‌‍‍‌‌‍ ​‍ ‍‌ ‌‍‌‍‌‌‌ ​‍‌‍​ ‌‍‌‌‌‍ ​​‍ ‍‌‍​‌‌ ​​‌ ​​​‍‌‍‌‍‍‌‌‍‌​​ ‌‌‍​‌​ ‍​‌‍​‍‌‍‌‌‌‍​‌​ ​‍‌‍​ ​ ‍‌​‍ ‌‌‍‌​​ ‌‌​ ‌‌​ ‌​​‍ ‌​ ‌​​ ‌‍​ ‍​‌‍‌‍​‍ ‌‌‍​‌‌‍​‌​ ‌‍​ ‍​​‍ ‌​ ‌‍‌‍​ ‌‍‌‌​ ​ ​ ‌‌​ ‌‌‌‍​‍‌‍​‍​ ‌​​ ‌‍‌‍​‌‌‍​‌​‍‌‍‌ ‌​‌ ‍‌‌ ​​‌‍‌‌​ ‌‌‍​‌‌ ​‍‌ ‌​‌‍‍‌‌‍​ ‌‍ ​‌‍‌‌​‍‌‍‌ ​​‌‍​‌‌ ‌​‌‍‍​​ ‌‌‍​ ‌‍ ‌‍ ‍‌ ‌​‌‍‌‌‌‍ ‍‌ ‌​‌​ ‌‌‍​‌‌ ‌​‌ ​‍‌‍‍‌‌ ‍​​‍‌‌​ ‌‌‌​​‍‌‌ ‌‍‍ ‌‍‌‌‌ ‍‌​‍‌‌​ ​ ‌​‌​​‍‌‌​ ​ ‌​‌​​‍‌‌​ ​‍​ ​‍​ ‍​​ ​‌​ ‌​​ ​​​ ‌‌​ ​ ‌‍​ ​ ‍‌​ ‍‌‌‍​ ​ ‌​‌‍‌​​‍‌‌​ ​‍​ ​‍​‍‌‌​ ‌‌‌​‌​​‍ ‍‌‍​ ‌‍ ‌‍ ‍‌ ‌​‌‍‌‌‌‍ ‍‌ ‌​​‍‌‌​ ‌‌‌​​‍‌‌ ‌‍‍ ‌‍‌‌‌ ‍‌​‍‌‌​ ​ ‌​‌​​‍‌‌​ ​ ‌​‌​​‍‌‌​ ​‍​ ​‍​ ‌‍‌‍‌‍​ ‌​​ ‍‌​ ‍​‌‍‌​​ ​ ​ ​‍‌‍​‍​ ‍‌​ ​​‌‍​‍​‍‌‌​ ​‍​ ​‍​‍‌‌​ ‌‌‌​‌​​‍ ‍‌‍​ ‌‍‍​‌‍‍‌‌‍ ​‌‍‌​‌ ​‍‌‍‌‌‌‍ ‍​‍‌‌​ ‌‌‌​​‍‌‌ ‌‍‍ ‌‍‌‌‌ ‍‌​‍‌‌​ ​ ‌​‌​​‍‌‌​ ​ ‌​‌​​‍‌‌​ ​‍​ ​‍​ ‍‌‌‍​ ​ ‍​​ ​‍‌‍​‌​ ‌​​ ​‌​ ‌​‌‍‌‌​ ‌ ​ ‌ ​ ​ ​‍‌‌​ ​‍​ ​‍​‍‌‌​ ‌‌‌​‌​​‍ ‍‌ ‌​‌‍‌‌‌ ‍​‌ ‌​​‍‌‍‌ ​​‌‍‌‌‌ ​‍‌ ​ ‌ ​​‌‍‌‌‌‍​ ‌ ‌​‌‍‍‌‌ ‌‍‌‍‌‌​ ‌‌ ​​‌ ‌‌‌‍​‍‌‍ ​‌‍‍‌‌ ​ ‌‍‍​‌‍‌‌‌‍‌​​‍​‍‌ ‌get in touch​​​​‌ ‍ ​‍​‍‌‍ ‌ ​‍‌‍‍‌‌‍‌ ‌‍‍‌‌‍ ‍​‍​‍​ ‍‍​‍​‍‌ ​ ‌‍​‌‌‍ ‍‌‍‍‌‌ ‌​‌ ‍‌​‍ ‍‌‍‍‌‌‍ ​‍​‍​‍ ​​‍​‍‌‍‍​‌ ​‍‌‍‌‌‌‍‌‍​‍​‍​ ‍‍​‍​‍‌‍‍​‌ ‌​‌ ‌​‌ ​​‌ ​ ​ ‍‍​‍ ​‍ ‌‍ ​‌‍‍‌‌‍​‍‌‍‌‌‌ ​‍‌ ‌​‌ ‍‌​‍ ‌‌ ​ ‌ ‌​‌ ‌‌‌‍‌​‌‍‍‌‌‍ ​‍ ‍‌ ‌‍‌‍‌‌‌ ​‍‌‍​ ‌‍‌‌‌‍ ​​‍ ‍‌‍​‌‌ ​​‌ ​​​‍ ‌‍‍‌‌‍ ‍‌ ‌​‌‍‌‌‌‍ ‍‌ ‌​​‍ ‌‍‌‌‌‍‌​‌‍‍‌‌ ‌​​‍ ‌‍ ‌‌‍ ‌‍‌​‌‍‌‌​ ‌‌ ​​‌ ​‍‌‍‌‌‌ ​ ‌‍‌‌‌‍ ‍‌ ‌​‌‍​‌‌ ‌​‌‍‍‌‌‍ ‌‍ ‍​ ‍ ‌‍‍‌‌‍‌​​ ‌‌‍​‌​ ‍​‌‍​‍‌‍‌‌‌‍​‌​ ​‍‌‍​ ​ ‍‌​‍ ‌‌‍‌​​ ‌‌​ ‌‌​ ‌​​‍ ‌​ ‌​​ ‌‍​ ‍​‌‍‌‍​‍ ‌‌‍​‌‌‍​‌​ ‌‍​ ‍​​‍ ‌​ ‌‍‌‍​ ‌‍‌‌​ ​ ​ ‌‌​ ‌‌‌‍​‍‌‍​‍​ ‌​​ ‌‍‌‍​‌‌‍​‌​ ‍ ‌ ‌​‌ ‍‌‌ ​​‌‍‌‌​ ‌‌‍​‌‌ ​‍‌ ‌​‌‍‍‌‌‍​ ‌‍ ​‌‍‌‌​ ‍ ‌ ​​‌‍​‌‌ ‌​‌‍‍​​ ‌‌‍​ ‌‍ ‌‍ ‍‌ ‌​‌‍‌‌‌‍ ‍‌ ‌​‌​ ‌‌‍​‌‌ ‌​‌ ​‍‌‍‍‌‌ ‍​​‍‌‌​ ‌‌‌​​‍‌‌ ‌‍‍ ‌‍‌‌‌ ‍‌​‍‌‌​ ​ ‌​‌​​‍‌‌​ ​ ‌​‌​​‍‌‌​ ​‍​ ​‍​ ‍​​ ​‌​ ‌​​ ​​​ ‌‌​ ​ ‌‍​ ​ ‍‌​ ‍‌‌‍​ ​ ‌​‌‍‌​​‍‌‌​ ​‍​ ​‍​‍‌‌​ ‌‌‌​‌​​‍ ‍‌‍​ ‌‍ ‌‍ ‍‌ ‌​‌‍‌‌‌‍ ‍‌ ‌​​‍‌‌​ ‌‌‌​​‍‌‌ ‌‍‍ ‌‍‌‌‌ ‍‌​‍‌‌​ ​ ‌​‌​​‍‌‌​ ​ ‌​‌​​‍‌‌​ ​‍​ ​‍​ ‌‍‌‍‌‍​ ‌​​ ‍‌​ ‍​‌‍‌​​ ​ ​ ​‍‌‍​‍​ ‍‌​ ​​‌‍​‍​‍‌‌​ ​‍​ ​‍​‍‌‌​ ‌‌‌​‌​​‍ ‍‌‍​ ‌‍‍​‌‍‍‌‌‍ ​‌‍‌​‌ ​‍‌‍‌‌‌‍ ‍​‍‌‌​ ‌‌‌​​‍‌‌ ‌‍‍ ‌‍‌‌‌ ‍‌​‍‌‌​ ​ ‌​‌​​‍‌‌​ ​ ‌​‌​​‍‌‌​ ​‍​ ​‍​ ‌‌​ ‌ ​ ‌‌​ ‍‌​ ‍‌‌‍‌‍‌‍‌​​ ‍‌​ ​​​ ‍​‌‍‌‍‌‍​‌​‍‌‌​ ​‍​ ​‍​‍‌‌​ ‌‌‌​‌​​‍ ‍‌ ‌​‌‍‌‌‌ ‍​‌ ‌​​ ‌‍​‍‌‍​‌‌ ​ ‌‍‌‌‌‌‌‌‌ ​‍‌‍ ​​ ‌‌‍‍​‌ ‌​‌ ‌​‌ ​​‌ ​ ​‍‌‌​ ​ ‌​​‌​‍‌‌​ ​‍‌​‌‍​‍‌‌​ ​‍‌​‌‍‌‍ ​‌‍‍‌‌‍​‍‌‍‌‌‌ ​‍‌ ‌​‌ ‍‌​‍ ‌‌ ​ ‌ ‌​‌ ‌‌‌‍‌​‌‍‍‌‌‍ ​‍ ‍‌ ‌‍‌‍‌‌‌ ​‍‌‍​ ‌‍‌‌‌‍ ​​‍ ‍‌‍​‌‌ ​​‌ ​​​‍‌‍‌‍‍‌‌‍‌​​ ‌‌‍​‌​ ‍​‌‍​‍‌‍‌‌‌‍​‌​ ​‍‌‍​ ​ ‍‌​‍ ‌‌‍‌​​ ‌‌​ ‌‌​ ‌​​‍ ‌​ ‌​​ ‌‍​ ‍​‌‍‌‍​‍ ‌‌‍​‌‌‍​‌​ ‌‍​ ‍​​‍ ‌​ ‌‍‌‍​ ‌‍‌‌​ ​ ​ ‌‌​ ‌‌‌‍​‍‌‍​‍​ ‌​​ ‌‍‌‍​‌‌‍​‌​‍‌‍‌ ‌​‌ ‍‌‌ ​​‌‍‌‌​ ‌‌‍​‌‌ ​‍‌ ‌​‌‍‍‌‌‍​ ‌‍ ​‌‍‌‌​‍‌‍‌ ​​‌‍​‌‌ ‌​‌‍‍​​ ‌‌‍​ ‌‍ ‌‍ ‍‌ ‌​‌‍‌‌‌‍ ‍‌ ‌​‌​ ‌‌‍​‌‌ ‌​‌ ​‍‌‍‍‌‌ ‍​​‍‌‌​ ‌‌‌​​‍‌‌ ‌‍‍ ‌‍‌‌‌ ‍‌​‍‌‌​ ​ ‌​‌​​‍‌‌​ ​ ‌​‌​​‍‌‌​ ​‍​ ​‍​ ‍​​ ​‌​ ‌​​ ​​​ ‌‌​ ​ ‌‍​ ​ ‍‌​ ‍‌‌‍​ ​ ‌​‌‍‌​​‍‌‌​ ​‍​ ​‍​‍‌‌​ ‌‌‌​‌​​‍ ‍‌‍​ ‌‍ ‌‍ ‍‌ ‌​‌‍‌‌‌‍ ‍‌ ‌​​‍‌‌​ ‌‌‌​​‍‌‌ ‌‍‍ ‌‍‌‌‌ ‍‌​‍‌‌​ ​ ‌​‌​​‍‌‌​ ​ ‌​‌​​‍‌‌​ ​‍​ ​‍​ ‌‍‌‍‌‍​ ‌​​ ‍‌​ ‍​‌‍‌​​ ​ ​ ​‍‌‍​‍​ ‍‌​ ​​‌‍​‍​‍‌‌​ ​‍​ ​‍​‍‌‌​ ‌‌‌​‌​​‍ ‍‌‍​ ‌‍‍​‌‍‍‌‌‍ ​‌‍‌​‌ ​‍‌‍‌‌‌‍ ‍​‍‌‌​ ‌‌‌​​‍‌‌ ‌‍‍ ‌‍‌‌‌ ‍‌​‍‌‌​ ​ ‌​‌​​‍‌‌​ ​ ‌​‌​​‍‌‌​ ​‍​ ​‍​ ‌‌​ ‌ ​ ‌‌​ ‍‌​ ‍‌‌‍‌‍‌‍‌​​ ‍‌​ ​​​ ‍​‌‍‌‍‌‍​‌​‍‌‌​ ​‍​ ​‍​‍‌‌​ ‌‌‌​‌​​‍ ‍‌ ‌​‌‍‌‌‌ ‍​‌ ‌​​‍‌‍‌ ​​‌‍‌‌‌ ​‍‌ ​ ‌ ​​‌‍‌‌‌‍​ ‌ ‌​‌‍‍‌‌ ‌‍‌‍‌‌​ ‌‌ ​​‌ ‌‌‌‍​‍‌‍ ​‌‍‍‌‌ ​ ‌‍‍​‌‍‌‌‌‍‌​​‍​‍‌ ‌
For account enquiries, email
applications@libertyoil.com.au​​​​‌ ‍ ​‍​‍‌‍ ‌ ​‍‌‍‍‌‌‍‌ ‌‍‍‌‌‍ ‍​‍​‍​ ‍‍​‍​‍‌ ​ ‌‍​‌‌‍ ‍‌‍‍‌‌ ‌​‌ ‍‌​‍ ‍‌‍‍‌‌‍ ​‍​‍​‍ ​​‍​‍‌‍‍​‌ ​‍‌‍‌‌‌‍‌‍​‍​‍​ ‍‍​‍​‍‌‍‍​‌ ‌​‌ ‌​‌ ​​‌ ​ ​ ‍‍​‍ ​‍ ‌‍ ​‌‍‍‌‌‍​‍‌‍‌‌‌ ​‍‌ ‌​‌ ‍‌​‍ ‌‌ ​ ‌ ‌​‌ ‌‌‌‍‌​‌‍‍‌‌‍ ​‍ ‍‌ ‌‍‌‍‌‌‌ ​‍‌‍​ ‌‍‌‌‌‍ ​​‍ ‍‌‍​‌‌ ​​‌ ​​​‍ ‌‍‍‌‌‍ ‍‌ ‌​‌‍‌‌‌‍ ‍‌ ‌​​‍ ‌‍‌‌‌‍‌​‌‍‍‌‌ ‌​​‍ ‌‍ ‌‌‍ ‌‍‌​‌‍‌‌​ ‌‌ ​​‌ ​‍‌‍‌‌‌ ​ ‌‍‌‌‌‍ ‍‌ ‌​‌‍​‌‌ ‌​‌‍‍‌‌‍ ‌‍ ‍​ ‍ ‌‍‍‌‌‍‌​​ ‌‌‍​‌​ ‍​‌‍​‍‌‍‌‌‌‍​‌​ ​‍‌‍​ ​ ‍‌​‍ ‌‌‍‌​​ ‌‌​ ‌‌​ ‌​​‍ ‌​ ‌​​ ‌‍​ ‍​‌‍‌‍​‍ ‌‌‍​‌‌‍​‌​ ‌‍​ ‍​​‍ ‌​ ‌‍‌‍​ ‌‍‌‌​ ​ ​ ‌‌​ ‌‌‌‍​‍‌‍​‍​ ‌​​ ‌‍‌‍​‌‌‍​‌​ ‍ ‌ ‌​‌ ‍‌‌ ​​‌‍‌‌​ ‌‌‍​‌‌ ​‍‌ ‌​‌‍‍‌‌‍​ ‌‍ ​‌‍‌‌​ ‍ ‌ ​​‌‍​‌‌ ‌​‌‍‍​​ ‌‌‍​ ‌‍ ‌‍ ‍‌ ‌​‌‍‌‌‌‍ ‍‌ ‌​‌​ ‌‌‍​‌‌ ‌​‌ ​‍‌‍‍‌‌ ‍​​‍‌‌​ ‌‌‌​​‍‌‌ ‌‍‍ ‌‍‌‌‌ ‍‌​‍‌‌​ ​ ‌​‌​​‍‌‌​ ​ ‌​‌​​‍‌‌​ ​‍​ ​‍​ ‍​​ ​‌​ ‌​​ ​​​ ‌‌​ ​ ‌‍​ ​ ‍‌​ ‍‌‌‍​ ​ ‌​‌‍‌​​‍‌‌​ ​‍​ ​‍​‍‌‌​ ‌‌‌​‌​​‍ ‍‌‍​ ‌‍ ‌‍ ‍‌ ‌​‌‍‌‌‌‍ ‍‌ ‌​​‍‌‌​ ‌‌‌​​‍‌‌ ‌‍‍ ‌‍‌‌‌ ‍‌​‍‌‌​ ​ ‌​‌​​‍‌‌​ ​ ‌​‌​​‍‌‌​ ​‍​ ​‍​ ‌ ​ ​​​ ‌ ​ ‌​‌‍​ ​ ‌‌​ ‌ ​ ‌‌‌‍‌‌​ ‌‌‌‍​‌​ ​‍​‍‌‌​ ​‍​ ​‍​‍‌‌​ ‌‌‌​‌​​‍ ‍‌‍​ ‌‍‍​‌‍‍‌‌‍ ​‌‍‌​‌ ​‍‌‍‌‌‌‍ ‍​‍‌‌​ ‌‌‌​​‍‌‌ ‌‍‍ ‌‍‌‌‌ ‍‌​‍‌‌​ ​ ‌​‌​​‍‌‌​ ​ ‌​‌​​‍‌‌​ ​‍​ ​‍​ ‍‌‌‍‌‌‌‍​‍‌‍​‍‌‍​ ​ ‍​​ ​‍‌‍​‍​ ‍‌​ ​‍​ ​‌‌‍‌‌​‍‌‌​ ​‍​ ​‍​‍‌‌​ ‌‌‌​‌​​‍ ‍‌ ‌​‌‍‌‌‌ ‍​‌ ‌​​ ‌‍​‍‌‍​‌‌ ​ ‌‍‌‌‌‌‌‌‌ ​‍‌‍ ​​ ‌‌‍‍​‌ ‌​‌ ‌​‌ ​​‌ ​ ​‍‌‌​ ​ ‌​​‌​‍‌‌​ ​‍‌​‌‍​‍‌‌​ ​‍‌​‌‍‌‍ ​‌‍‍‌‌‍​‍‌‍‌‌‌ ​‍‌ ‌​‌ ‍‌​‍ ‌‌ ​ ‌ ‌​‌ ‌‌‌‍‌​‌‍‍‌‌‍ ​‍ ‍‌ ‌‍‌‍‌‌‌ ​‍‌‍​ ‌‍‌‌‌‍ ​​‍ ‍‌‍​‌‌ ​​‌ ​​​‍‌‍‌‍‍‌‌‍‌​​ ‌‌‍​‌​ ‍​‌‍​‍‌‍‌‌‌‍​‌​ ​‍‌‍​ ​ ‍‌​‍ ‌‌‍‌​​ ‌‌​ ‌‌​ ‌​​‍ ‌​ ‌​​ ‌‍​ ‍​‌‍‌‍​‍ ‌‌‍​‌‌‍​‌​ ‌‍​ ‍​​‍ ‌​ ‌‍‌‍​ ‌‍‌‌​ ​ ​ ‌‌​ ‌‌‌‍​‍‌‍​‍​ ‌​​ ‌‍‌‍​‌‌‍​‌​‍‌‍‌ ‌​‌ ‍‌‌ ​​‌‍‌‌​ ‌‌‍​‌‌ ​‍‌ ‌​‌‍‍‌‌‍​ ‌‍ ​‌‍‌‌​‍‌‍‌ ​​‌‍​‌‌ ‌​‌‍‍​​ ‌‌‍​ ‌‍ ‌‍ ‍‌ ‌​‌‍‌‌‌‍ ‍‌ ‌​‌​ ‌‌‍​‌‌ ‌​‌ ​‍‌‍‍‌‌ ‍​​‍‌‌​ ‌‌‌​​‍‌‌ ‌‍‍ ‌‍‌‌‌ ‍‌​‍‌‌​ ​ ‌​‌​​‍‌‌​ ​ ‌​‌​​‍‌‌​ ​‍​ ​‍​ ‍​​ ​‌​ ‌​​ ​​​ ‌‌​ ​ ‌‍​ ​ ‍‌​ ‍‌‌‍​ ​ ‌​‌‍‌​​‍‌‌​ ​‍​ ​‍​‍‌‌​ ‌‌‌​‌​​‍ ‍‌‍​ ‌‍ ‌‍ ‍‌ ‌​‌‍‌‌‌‍ ‍‌ ‌​​‍‌‌​ ‌‌‌​​‍‌‌ ‌‍‍ ‌‍‌‌‌ ‍‌​‍‌‌​ ​ ‌​‌​​‍‌‌​ ​ ‌​‌​​‍‌‌​ ​‍​ ​‍​ ‌ ​ ​​​ ‌ ​ ‌​‌‍​ ​ ‌‌​ ‌ ​ ‌‌‌‍‌‌​ ‌‌‌‍​‌​ ​‍​‍‌‌​ ​‍​ ​‍​‍‌‌​ ‌‌‌​‌​​‍ ‍‌‍​ ‌‍‍​‌‍‍‌‌‍ ​‌‍‌​‌ ​‍‌‍‌‌‌‍ ‍​‍‌‌​ ‌‌‌​​‍‌‌ ‌‍‍ ‌‍‌‌‌ ‍‌​‍‌‌​ ​ ‌​‌​​‍‌‌​ ​ ‌​‌​​‍‌‌​ ​‍​ ​‍​ ‍‌‌‍‌‌‌‍​‍‌‍​‍‌‍​ ​ ‍​​ ​‍‌‍​‍​ ‍‌​ ​‍​ ​‌‌‍‌‌​‍‌‌​ ​‍​ ​‍​‍‌‌​ ‌‌‌​‌​​‍ ‍‌ ‌​‌‍‌‌‌ ‍​‌ ‌​​‍‌‍‌ ​​‌‍‌‌‌ ​‍‌ ​ ‌ ​​‌‍‌‌‌‍​ ‌ ‌​‌‍‍‌‌ ‌‍‌‍‌‌​ ‌‌ ​​‌ ‌‌‌‍​‍‌‍ ​‌‍‍‌‌ ​ ‌‍‍​‌‍‌‌‌‍‌​​‍​‍‌ ‌or get in touch via
libertyoil.com.au/contact​​​​‌ ‍ ​‍​‍‌‍ ‌ ​‍‌‍‍‌‌‍‌ ‌‍‍‌‌‍ ‍​‍​‍​ ‍‍​‍​‍‌ ​ ‌‍​‌‌‍ ‍‌‍‍‌‌ ‌​‌ ‍‌​‍ ‍‌‍‍‌‌‍ ​‍​‍​‍ ​​‍​‍‌‍‍​‌ ​‍‌‍‌‌‌‍‌‍​‍​‍​ ‍‍​‍​‍‌‍‍​‌ ‌​‌ ‌​‌ ​​‌ ​ ​ ‍‍​‍ ​‍ ‌‍ ​‌‍‍‌‌‍​‍‌‍‌‌‌ ​‍‌ ‌​‌ ‍‌​‍ ‌‌ ​ ‌ ‌​‌ ‌‌‌‍‌​‌‍‍‌‌‍ ​‍ ‍‌ ‌‍‌‍‌‌‌ ​‍‌‍​ ‌‍‌‌‌‍ ​​‍ ‍‌‍​‌‌ ​​‌ ​​​‍ ‌‍‍‌‌‍ ‍‌ ‌​‌‍‌‌‌‍ ‍‌ ‌​​‍ ‌‍‌‌‌‍‌​‌‍‍‌‌ ‌​​‍ ‌‍ ‌‌‍ ‌‍‌​‌‍‌‌​ ‌‌ ​​‌ ​‍‌‍‌‌‌ ​ ‌‍‌‌‌‍ ‍‌ ‌​‌‍​‌‌ ‌​‌‍‍‌‌‍ ‌‍ ‍​ ‍ ‌‍‍‌‌‍‌​​ ‌‌‍​‌​ ‍​‌‍​‍‌‍‌‌‌‍​‌​ ​‍‌‍​ ​ ‍‌​‍ ‌‌‍‌​​ ‌‌​ ‌‌​ ‌​​‍ ‌​ ‌​​ ‌‍​ ‍​‌‍‌‍​‍ ‌‌‍​‌‌‍​‌​ ‌‍​ ‍​​‍ ‌​ ‌‍‌‍​ ‌‍‌‌​ ​ ​ ‌‌​ ‌‌‌‍​‍‌‍​‍​ ‌​​ ‌‍‌‍​‌‌‍​‌​ ‍ ‌ ‌​‌ ‍‌‌ ​​‌‍‌‌​ ‌‌‍​‌‌ ​‍‌ ‌​‌‍‍‌‌‍​ ‌‍ ​‌‍‌‌​ ‍ ‌ ​​‌‍​‌‌ ‌​‌‍‍​​ ‌‌‍​ ‌‍ ‌‍ ‍‌ ‌​‌‍‌‌‌‍ ‍‌ ‌​‌​ ‌‌‍​‌‌ ‌​‌ ​‍‌‍‍‌‌ ‍​​‍‌‌​ ‌‌‌​​‍‌‌ ‌‍‍ ‌‍‌‌‌ ‍‌​‍‌‌​ ​ ‌​‌​​‍‌‌​ ​ ‌​‌​​‍‌‌​ ​‍​ ​‍​ ‍​​ ​‌​ ‌​​ ​​​ ‌‌​ ​ ‌‍​ ​ ‍‌​ ‍‌‌‍​ ​ ‌​‌‍‌​​‍‌‌​ ​‍​ ​‍​‍‌‌​ ‌‌‌​‌​​‍ ‍‌‍​ ‌‍ ‌‍ ‍‌ ‌​‌‍‌‌‌‍ ‍‌ ‌​​‍‌‌​ ‌‌‌​​‍‌‌ ‌‍‍ ‌‍‌‌‌ ‍‌​‍‌‌​ ​ ‌​‌​​‍‌‌​ ​ ‌​‌​​‍‌‌​ ​‍​ ​‍​ ‌ ​ ​​​ ‌ ​ ‌​‌‍​ ​ ‌‌​ ‌ ​ ‌‌‌‍‌‌​ ‌‌‌‍​‌​ ​‍​‍‌‌​ ​‍​ ​‍​‍‌‌​ ‌‌‌​‌​​‍ ‍‌‍​ ‌‍‍​‌‍‍‌‌‍ ​‌‍‌​‌ ​‍‌‍‌‌‌‍ ‍​‍‌‌​ ‌‌‌​​‍‌‌ ‌‍‍ ‌‍‌‌‌ ‍‌​‍‌‌​ ​ ‌​‌​​‍‌‌​ ​ ‌​‌​​‍‌‌​ ​‍​ ​‍​ ‌​​ ​ ​ ‌​​ ‌‌‌‍​ ‌‍‌​​ ‍‌​ ‍​​ ‌ ​ ​​‌‍​‍​ ​ ​‍‌‌​ ​‍​ ​‍​‍‌‌​ ‌‌‌​‌​​‍ ‍‌ ‌​‌‍‌‌‌ ‍​‌ ‌​​ ‌‍​‍‌‍​‌‌ ​ ‌‍‌‌‌‌‌‌‌ ​‍‌‍ ​​ ‌‌‍‍​‌ ‌​‌ ‌​‌ ​​‌ ​ ​‍‌‌​ ​ ‌​​‌​‍‌‌​ ​‍‌​‌‍​‍‌‌​ ​‍‌​‌‍‌‍ ​‌‍‍‌‌‍​‍‌‍‌‌‌ ​‍‌ ‌​‌ ‍‌​‍ ‌‌ ​ ‌ ‌​‌ ‌‌‌‍‌​‌‍‍‌‌‍ ​‍ ‍‌ ‌‍‌‍‌‌‌ ​‍‌‍​ ‌‍‌‌‌‍ ​​‍ ‍‌‍​‌‌ ​​‌ ​​​‍‌‍‌‍‍‌‌‍‌​​ ‌‌‍​‌​ ‍​‌‍​‍‌‍‌‌‌‍​‌​ ​‍‌‍​ ​ ‍‌​‍ ‌‌‍‌​​ ‌‌​ ‌‌​ ‌​​‍ ‌​ ‌​​ ‌‍​ ‍​‌‍‌‍​‍ ‌‌‍​‌‌‍​‌​ ‌‍​ ‍​​‍ ‌​ ‌‍‌‍​ ‌‍‌‌​ ​ ​ ‌‌​ ‌‌‌‍​‍‌‍​‍​ ‌​​ ‌‍‌‍​‌‌‍​‌​‍‌‍‌ ‌​‌ ‍‌‌ ​​‌‍‌‌​ ‌‌‍​‌‌ ​‍‌ ‌​‌‍‍‌‌‍​ ‌‍ ​‌‍‌‌​‍‌‍‌ ​​‌‍​‌‌ ‌​‌‍‍​​ ‌‌‍​ ‌‍ ‌‍ ‍‌ ‌​‌‍‌‌‌‍ ‍‌ ‌​‌​ ‌‌‍​‌‌ ‌​‌ ​‍‌‍‍‌‌ ‍​​‍‌‌​ ‌‌‌​​‍‌‌ ‌‍‍ ‌‍‌‌‌ ‍‌​‍‌‌​ ​ ‌​‌​​‍‌‌​ ​ ‌​‌​​‍‌‌​ ​‍​ ​‍​ ‍​​ ​‌​ ‌​​ ​​​ ‌‌​ ​ ‌‍​ ​ ‍‌​ ‍‌‌‍​ ​ ‌​‌‍‌​​‍‌‌​ ​‍​ ​‍​‍‌‌​ ‌‌‌​‌​​‍ ‍‌‍​ ‌‍ ‌‍ ‍‌ ‌​‌‍‌‌‌‍ ‍‌ ‌​​‍‌‌​ ‌‌‌​​‍‌‌ ‌‍‍ ‌‍‌‌‌ ‍‌​‍‌‌​ ​ ‌​‌​​‍‌‌​ ​ ‌​‌​​‍‌‌​ ​‍​ ​‍​ ‌ ​ ​​​ ‌ ​ ‌​‌‍​ ​ ‌‌​ ‌ ​ ‌‌‌‍‌‌​ ‌‌‌‍​‌​ ​‍​‍‌‌​ ​‍​ ​‍​‍‌‌​ ‌‌‌​‌​​‍ ‍‌‍​ ‌‍‍​‌‍‍‌‌‍ ​‌‍‌​‌ ​‍‌‍‌‌‌‍ ‍​‍‌‌​ ‌‌‌​​‍‌‌ ‌‍‍ ‌‍‌‌‌ ‍‌​‍‌‌​ ​ ‌​‌​​‍‌‌​ ​ ‌​‌​​‍‌‌​ ​‍​ ​‍​ ‌​​ ​ ​ ‌​​ ‌‌‌‍​ ‌‍‌​​ ‍‌​ ‍​​ ‌ ​ ​​‌‍​‍​ ​ ​‍‌‌​ ​‍​ ​‍​‍‌‌​ ‌‌‌​‌​​‍ ‍‌ ‌​‌‍‌‌‌ ‍​‌ ‌​​‍‌‍‌ ​​‌‍‌‌‌ ​‍‌ ​ ‌ ​​‌‍‌‌‌‍​ ‌ ‌​‌‍‍‌‌ ‌‍‌‍‌‌​ ‌‌ ​​‌ ‌‌‌‍​‍‌‍ ​‌‍‍‌‌ ​ ‌‍‍​‌‍‌‌‌‍‌​​‍​‍‌ ‌.
Frequently asked questions​​​​‌ ‍ ​‍​‍‌‍ ‌ ​‍‌‍‍‌‌‍‌ ‌‍‍‌‌‍ ‍​‍​‍​ ‍‍​‍​‍‌ ​ ‌‍​‌‌‍ ‍‌‍‍‌‌ ‌​‌ ‍‌​‍ ‍‌‍‍‌‌‍ ​‍​‍​‍ ​​‍​‍‌‍‍​‌ ​‍‌‍‌‌‌‍‌‍​‍​‍​ ‍‍​‍​‍‌‍‍​‌ ‌​‌ ‌​‌ ​​‌ ​ ​ ‍‍​‍ ​‍ ‌‍ ​‌‍‍‌‌‍​‍‌‍‌‌‌ ​‍‌ ‌​‌ ‍‌​‍ ‌‌ ​ ‌ ‌​‌ ‌‌‌‍‌​‌‍‍‌‌‍ ​‍ ‍‌ ‌‍‌‍‌‌‌ ​‍‌‍​ ‌‍‌‌‌‍ ​​‍ ‍‌‍​‌‌ ​​‌ ​​​‍ ‌‍‍‌‌‍ ‍‌ ‌​‌‍‌‌‌‍ ‍‌ ‌​​‍ ‌‍‌‌‌‍‌​‌‍‍‌‌ ‌​​‍ ‌‍ ‌‌‍ ‌‍‌​‌‍‌‌​ ‌‌ ​​‌ ​‍‌‍‌‌‌ ​ ‌‍‌‌‌‍ ‍‌ ‌​‌‍​‌‌ ‌​‌‍‍‌‌‍ ‌‍ ‍​ ‍ ‌‍‍‌‌‍‌​​ ‌‌‍​‌​ ‍​‌‍​‍‌‍‌‌‌‍​‌​ ​‍‌‍​ ​ ‍‌​‍ ‌‌‍‌​​ ‌‌​ ‌‌​ ‌​​‍ ‌​ ‌​​ ‌‍​ ‍​‌‍‌‍​‍ ‌‌‍​‌‌‍​‌​ ‌‍​ ‍​​‍ ‌​ ‌‍‌‍​ ‌‍‌‌​ ​ ​ ‌‌​ ‌‌‌‍​‍‌‍​‍​ ‌​​ ‌‍‌‍​‌‌‍​‌​ ‍ ‌ ‌​‌ ‍‌‌ ​​‌‍‌‌​ ‌‌‍​‌‌ ​‍‌ ‌​‌‍‍‌‌‍​ ‌‍ ​‌‍‌‌​ ‍ ‌ ​​‌‍​‌‌ ‌​‌‍‍​​ ‌‌‍​ ‌‍ ‌‍ ‍‌ ‌​‌‍‌‌‌‍ ‍‌ ‌​‌​ ‌‌‍​‌‌ ‌​‌ ​‍‌‍‍‌‌ ‍​​‍‌‌​ ‌‌‌​​‍‌‌ ‌‍‍ ‌‍‌‌‌ ‍‌​‍‌‌​ ​ ‌​‌​​‍‌‌​ ​ ‌​‌​​‍‌‌​ ​‍​ ​‍​ ‌‍​ ​​​ ‌‌‌‍‌‍​ ​​‌‍​‌‌‍​‌​ ‌‌‌‍​‌​ ​ ​ ‌​​ ​‌​‍‌‌​ ​‍​ ​‍​‍‌‌​ ‌‌‌​‌​​‍ ‍‌‍​ ‌‍ ‌‍ ‍‌ ‌​‌‍‌‌‌‍ ‍‌ ‌​​‍‌‌​ ‌‌‌​​‍‌‌ ‌‍‍ ‌‍‌‌‌ ‍‌​‍‌‌​ ​ ‌​‌​​‍‌‌​ ​ ‌​‌​​‍‌‌​ ​‍​ ​‍​ ‌ ‌‍​ ​ ‌‍​ ‌ ​ ‌‍​ ‌‌​ ‌ ​ ‌​​ ‌​‌‍​‌​ ​​​ ‌‌​‍‌‌​ ​‍​ ​‍​‍‌‌​ ‌‌‌​‌​​‍ ‍‌‍​ ‌‍‍​‌‍‍‌‌‍ ​‌‍‌​‌ ​‍‌‍‌‌‌‍ ‍​‍‌‌​ ‌‌‌​​‍‌‌ ‌‍‍ ‌‍‌‌‌ ‍‌​‍‌‌​ ​ ‌​‌​​‍‌‌​ ​ ‌​‌​​‍‌‌​ ​‍​ ​‍‌‍‌‍​ ​ ​ ‌‍​ ​ ‌‍​‍​ ​‍​ ‌​‌‍‌‍​ ‌ ‌‍​‌​ ‌ ​ ​‍​‍‌‌​ ​‍​ ​‍​‍‌‌​ ‌‌‌​‌​​‍ ‍‌ ‌​‌‍‌‌‌ ‍​‌ ‌​​ ‌‍​‍‌‍​‌‌ ​ ‌‍‌‌‌‌‌‌‌ ​‍‌‍ ​​ ‌‌‍‍​‌ ‌​‌ ‌​‌ ​​‌ ​ ​‍‌‌​ ​ ‌​​‌​‍‌‌​ ​‍‌​‌‍​‍‌‌​ ​‍‌​‌‍‌‍ ​‌‍‍‌‌‍​‍‌‍‌‌‌ ​‍‌ ‌​‌ ‍‌​‍ ‌‌ ​ ‌ ‌​‌ ‌‌‌‍‌​‌‍‍‌‌‍ ​‍ ‍‌ ‌‍‌‍‌‌‌ ​‍‌‍​ ‌‍‌‌‌‍ ​​‍ ‍‌‍​‌‌ ​​‌ ​​​‍‌‍‌‍‍‌‌‍‌​​ ‌‌‍​‌​ ‍​‌‍​‍‌‍‌‌‌‍​‌​ ​‍‌‍​ ​ ‍‌​‍ ‌‌‍‌​​ ‌‌​ ‌‌​ ‌​​‍ ‌​ ‌​​ ‌‍​ ‍​‌‍‌‍​‍ ‌‌‍​‌‌‍​‌​ ‌‍​ ‍​​‍ ‌​ ‌‍‌‍​ ‌‍‌‌​ ​ ​ ‌‌​ ‌‌‌‍​‍‌‍​‍​ ‌​​ ‌‍‌‍​‌‌‍​‌​‍‌‍‌ ‌​‌ ‍‌‌ ​​‌‍‌‌​ ‌‌‍​‌‌ ​‍‌ ‌​‌‍‍‌‌‍​ ‌‍ ​‌‍‌‌​‍‌‍‌ ​​‌‍​‌‌ ‌​‌‍‍​​ ‌‌‍​ ‌‍ ‌‍ ‍‌ ‌​‌‍‌‌‌‍ ‍‌ ‌​‌​ ‌‌‍​‌‌ ‌​‌ ​‍‌‍‍‌‌ ‍​​‍‌‌​ ‌‌‌​​‍‌‌ ‌‍‍ ‌‍‌‌‌ ‍‌​‍‌‌​ ​ ‌​‌​​‍‌‌​ ​ ‌​‌​​‍‌‌​ ​‍​ ​‍​ ‌‍​ ​​​ ‌‌‌‍‌‍​ ​​‌‍​‌‌‍​‌​ ‌‌‌‍​‌​ ​ ​ ‌​​ ​‌​‍‌‌​ ​‍​ ​‍​‍‌‌​ ‌‌‌​‌​​‍ ‍‌‍​ ‌‍ ‌‍ ‍‌ ‌​‌‍‌‌‌‍ ‍‌ ‌​​‍‌‌​ ‌‌‌​​‍‌‌ ‌‍‍ ‌‍‌‌‌ ‍‌​‍‌‌​ ​ ‌​‌​​‍‌‌​ ​ ‌​‌​​‍‌‌​ ​‍​ ​‍​ ‌ ‌‍​ ​ ‌‍​ ‌ ​ ‌‍​ ‌‌​ ‌ ​ ‌​​ ‌​‌‍​‌​ ​​​ ‌‌​‍‌‌​ ​‍​ ​‍​‍‌‌​ ‌‌‌​‌​​‍ ‍‌‍​ ‌‍‍​‌‍‍‌‌‍ ​‌‍‌​‌ ​‍‌‍‌‌‌‍ ‍​‍‌‌​ ‌‌‌​​‍‌‌ ‌‍‍ ‌‍‌‌‌ ‍‌​‍‌‌​ ​ ‌​‌​​‍‌‌​ ​ ‌​‌​​‍‌‌​ ​‍​ ​‍‌‍‌‍​ ​ ​ ‌‍​ ​ ‌‍​‍​ ​‍​ ‌​‌‍‌‍​ ‌ ‌‍​‌​ ‌ ​ ​‍​‍‌‌​ ​‍​ ​‍​‍‌‌​ ‌‌‌​‌​​‍ ‍‌ ‌​‌‍‌‌‌ ‍​‌ ‌​​‍‌‍‌ ​​‌‍‌‌‌ ​‍‌ ​ ‌ ​​‌‍‌‌‌‍​ ‌ ‌​‌‍‍‌‌ ‌‍‌‍‌‌​ ‌‌ ​​‌ ‌‌‌‍​‍‌‍ ​‌‍‍‌‌ ​ ‌‍‍​‌‍‌‌‌‍‌​​‍​‍‌ ‌
Where can I get fuel in Bourke?
Liberty Outback Fuel Centre Bourke is located at 96-
104 Anson Street on the Mitchell Highway. It's open
Monday to Friday 8:30am to 5pm and Saturday 9am to
12pm, with 24-hour card access available outside
those hours.​​​​‌ ‍ ​‍​‍‌‍ ‌ ​‍‌‍‍‌‌‍‌ ‌‍‍‌‌‍ ‍​‍​‍​ ‍‍​‍​‍‌ ​ ‌‍​‌‌‍ ‍‌‍‍‌‌ ‌​‌ ‍‌​‍ ‍‌‍‍‌‌‍ ​‍​‍​‍ ​​‍​‍‌‍‍​‌ ​‍‌‍‌‌‌‍‌‍​‍​‍​ ‍‍​‍​‍‌‍‍​‌ ‌​‌ ‌​‌ ​​‌ ​ ​ ‍‍​‍ ​‍ ‌‍ ​‌‍‍‌‌‍​‍‌‍‌‌‌ ​‍‌ ‌​‌ ‍‌​‍ ‌‌ ​ ‌ ‌​‌ ‌‌‌‍‌​‌‍‍‌‌‍ ​‍ ‍‌ ‌‍‌‍‌‌‌ ​‍‌‍​ ‌‍‌‌‌‍ ​​‍ ‍‌‍​‌‌ ​​‌ ​​​‍ ‌‍‍‌‌‍ ‍‌ ‌​‌‍‌‌‌‍ ‍‌ ‌​​‍ ‌‍‌‌‌‍‌​‌‍‍‌‌ ‌​​‍ ‌‍ ‌‌‍ ‌‍‌​‌‍‌‌​ ‌‌ ​​‌ ​‍‌‍‌‌‌ ​ ‌‍‌‌‌‍ ‍‌ ‌​‌‍​‌‌ ‌​‌‍‍‌‌‍ ‌‍ ‍​ ‍ ‌‍‍‌‌‍‌​​ ‌‌‍​‌​ ‍​‌‍​‍‌‍‌‌‌‍​‌​ ​‍‌‍​ ​ ‍‌​‍ ‌‌‍‌​​ ‌‌​ ‌‌​ ‌​​‍ ‌​ ‌​​ ‌‍​ ‍​‌‍‌‍​‍ ‌‌‍​‌‌‍​‌​ ‌‍​ ‍​​‍ ‌​ ‌‍‌‍​ ‌‍‌‌​ ​ ​ ‌‌​ ‌‌‌‍​‍‌‍​‍​ ‌​​ ‌‍‌‍​‌‌‍​‌​ ‍ ‌ ‌​‌ ‍‌‌ ​​‌‍‌‌​ ‌‌‍​‌‌ ​‍‌ ‌​‌‍‍‌‌‍​ ‌‍ ​‌‍‌‌​ ‍ ‌ ​​‌‍​‌‌ ‌​‌‍‍​​ ‌‌‍​ ‌‍ ‌‍ ‍‌ ‌​‌‍‌‌‌‍ ‍‌ ‌​‌​ ‌‌‍​‌‌ ‌​‌ ​‍‌‍‍‌‌ ‍​​‍‌‌​ ‌‌‌​​‍‌‌ ‌‍‍ ‌‍‌‌‌ ‍‌​‍‌‌​ ​ ‌​‌​​‍‌‌​ ​ ‌​‌​​‍‌‌​ ​‍​ ​‍​ ‌‍​ ​​​ ‌‌‌‍‌‍​ ​​‌‍​‌‌‍​‌​ ‌‌‌‍​‌​ ​ ​ ‌​​ ​‌​‍‌‌​ ​‍​ ​‍​‍‌‌​ ‌‌‌​‌​​‍ ‍‌‍​ ‌‍ ‌‍ ‍‌ ‌​‌‍‌‌‌‍ ‍‌ ‌​​‍‌‌​ ‌‌‌​​‍‌‌ ‌‍‍ ‌‍‌‌‌ ‍‌​‍‌‌​ ​ ‌​‌​​‍‌‌​ ​ ‌​‌​​‍‌‌​ ​‍​ ​‍​ ‌‌​ ‌​​ ​ ‌‍‌​‌‍‌​‌‍‌‍​ ‌‌​ ‌ ​ ‌‌​ ‌​​ ‌‍​ ‌‍​‍‌‌​ ​‍​ ​‍​‍‌‌​ ‌‌‌​‌​​‍ ‍‌‍​ ‌‍‍​‌‍‍‌‌‍ ​‌‍‌​‌ ​‍‌‍‌‌‌‍ ‍​‍‌‌​ ‌‌‌​​‍‌‌ ‌‍‍ ‌‍‌‌‌ ‍‌​‍‌‌​ ​ ‌​‌​​‍‌‌​ ​ ‌​‌​​‍‌‌​ ​‍​ ​‍​ ‍‌‌‍​ ‌‍​ ‌‍‌‌​ ‌‌​ ‌ ​ ​ ​ ‌​‌‍​ ​ ​ ‌‍‌‌‌‍‌‌​‍‌‌​ ​‍​ ​‍​‍‌‌​ ‌‌‌​‌​​‍ ‍‌ ‌​‌‍‌‌‌ ‍​‌ ‌​​ ‌‍​‍‌‍​‌‌ ​ ‌‍‌‌‌‌‌‌‌ ​‍‌‍ ​​ ‌‌‍‍​‌ ‌​‌ ‌​‌ ​​‌ ​ ​‍‌‌​ ​ ‌​​‌​‍‌‌​ ​‍‌​‌‍​‍‌‌​ ​‍‌​‌‍‌‍ ​‌‍‍‌‌‍​‍‌‍‌‌‌ ​‍‌ ‌​‌ ‍‌​‍ ‌‌ ​ ‌ ‌​‌ ‌‌‌‍‌​‌‍‍‌‌‍ ​‍ ‍‌ ‌‍‌‍‌‌‌ ​‍‌‍​ ‌‍‌‌‌‍ ​​‍ ‍‌‍​‌‌ ​​‌ ​​​‍‌‍‌‍‍‌‌‍‌​​ ‌‌‍​‌​ ‍​‌‍​‍‌‍‌‌‌‍​‌​ ​‍‌‍​ ​ ‍‌​‍ ‌‌‍‌​​ ‌‌​ ‌‌​ ‌​​‍ ‌​ ‌​​ ‌‍​ ‍​‌‍‌‍​‍ ‌‌‍​‌‌‍​‌​ ‌‍​ ‍​​‍ ‌​ ‌‍‌‍​ ‌‍‌‌​ ​ ​ ‌‌​ ‌‌‌‍​‍‌‍​‍​ ‌​​ ‌‍‌‍​‌‌‍​‌​‍‌‍‌ ‌​‌ ‍‌‌ ​​‌‍‌‌​ ‌‌‍​‌‌ ​‍‌ ‌​‌‍‍‌‌‍​ ‌‍ ​‌‍‌‌​‍‌‍‌ ​​‌‍​‌‌ ‌​‌‍‍​​ ‌‌‍​ ‌‍ ‌‍ ‍‌ ‌​‌‍‌‌‌‍ ‍‌ ‌​‌​ ‌‌‍​‌‌ ‌​‌ ​‍‌‍‍‌‌ ‍​​‍‌‌​ ‌‌‌​​‍‌‌ ‌‍‍ ‌‍‌‌‌ ‍‌​‍‌‌​ ​ ‌​‌​​‍‌‌​ ​ ‌​‌​​‍‌‌​ ​‍​ ​‍​ ‌‍​ ​​​ ‌‌‌‍‌‍​ ​​‌‍​‌‌‍​‌​ ‌‌‌‍​‌​ ​ ​ ‌​​ ​‌​‍‌‌​ ​‍​ ​‍​‍‌‌​ ‌‌‌​‌​​‍ ‍‌‍​ ‌‍ ‌‍ ‍‌ ‌​‌‍‌‌‌‍ ‍‌ ‌​​‍‌‌​ ‌‌‌​​‍‌‌ ‌‍‍ ‌‍‌‌‌ ‍‌​‍‌‌​ ​ ‌​‌​​‍‌‌​ ​ ‌​‌​​‍‌‌​ ​‍​ ​‍​ ‌‌​ ‌​​ ​ ‌‍‌​‌‍‌​‌‍‌‍​ ‌‌​ ‌ ​ ‌‌​ ‌​​ ‌‍​ ‌‍​‍‌‌​ ​‍​ ​‍​‍‌‌​ ‌‌‌​‌​​‍ ‍‌‍​ ‌‍‍​‌‍‍‌‌‍ ​‌‍‌​‌ ​‍‌‍‌‌‌‍ ‍​‍‌‌​ ‌‌‌​​‍‌‌ ‌‍‍ ‌‍‌‌‌ ‍‌​‍‌‌​ ​ ‌​‌​​‍‌‌​ ​ ‌​‌​​‍‌‌​ ​‍​ ​‍​ ‍‌‌‍​ ‌‍​ ‌‍‌‌​ ‌‌​ ‌ ​ ​ ​ ‌​‌‍​ ​ ​ ‌‍‌‌‌‍‌‌​‍‌‌​ ​‍​ ​‍​‍‌‌​ ‌‌‌​‌​​‍ ‍‌ ‌​‌‍‌‌‌ ‍​‌ ‌​​‍‌‍‌ ​​‌‍‌‌‌ ​‍‌ ​ ‌ ​​‌‍‌‌‌‍​ ‌ ‌​‌‍‍‌‌ ‌‍‌‍‌‌​ ‌‌ ​​‌ ‌‌‌‍​‍‌‍ ​‌‍‍‌‌ ​ ‌‍‍​‌‍‌‌‌‍‌​​‍​‍‌ ‌
Is Outback Fuel still operating?​​​​‌ ‍ ​‍​‍‌‍ ‌ ​‍‌‍‍‌‌‍‌ ‌‍‍‌‌‍ ‍​‍​‍​ ‍‍​‍​‍‌ ​ ‌‍​‌‌‍ ‍‌‍‍‌‌ ‌​‌ ‍‌​‍ ‍‌‍‍‌‌‍ ​‍​‍​‍ ​​‍​‍‌‍‍​‌ ​‍‌‍‌‌‌‍‌‍​‍​‍​ ‍‍​‍​‍‌‍‍​‌ ‌​‌ ‌​‌ ​​‌ ​ ​ ‍‍​‍ ​‍ ‌‍ ​‌‍‍‌‌‍​‍‌‍‌‌‌ ​‍‌ ‌​‌ ‍‌​‍ ‌‌ ​ ‌ ‌​‌ ‌‌‌‍‌​‌‍‍‌‌‍ ​‍ ‍‌ ‌‍‌‍‌‌‌ ​‍‌‍​ ‌‍‌‌‌‍ ​​‍ ‍‌‍​‌‌ ​​‌ ​​​‍ ‌‍‍‌‌‍ ‍‌ ‌​‌‍‌‌‌‍ ‍‌ ‌​​‍ ‌‍‌‌‌‍‌​‌‍‍‌‌ ‌​​‍ ‌‍ ‌‌‍ ‌‍‌​‌‍‌‌​ ‌‌ ​​‌ ​‍‌‍‌‌‌ ​ ‌‍‌‌‌‍ ‍‌ ‌​‌‍​‌‌ ‌​‌‍‍‌‌‍ ‌‍ ‍​ ‍ ‌‍‍‌‌‍‌​​ ‌‌‍​‌​ ‍​‌‍​‍‌‍‌‌‌‍​‌​ ​‍‌‍​ ​ ‍‌​‍ ‌‌‍‌​​ ‌‌​ ‌‌​ ‌​​‍ ‌​ ‌​​ ‌‍​ ‍​‌‍‌‍​‍ ‌‌‍​‌‌‍​‌​ ‌‍​ ‍​​‍ ‌​ ‌‍‌‍​ ‌‍‌‌​ ​ ​ ‌‌​ ‌‌‌‍​‍‌‍​‍​ ‌​​ ‌‍‌‍​‌‌‍​‌​ ‍ ‌ ‌​‌ ‍‌‌ ​​‌‍‌‌​ ‌‌‍​‌‌ ​‍‌ ‌​‌‍‍‌‌‍​ ‌‍ ​‌‍‌‌​ ‍ ‌ ​​‌‍​‌‌ ‌​‌‍‍​​ ‌‌‍​ ‌‍ ‌‍ ‍‌ ‌​‌‍‌‌‌‍ ‍‌ ‌​‌​ ‌‌‍​‌‌ ‌​‌ ​‍‌‍‍‌‌ ‍​​‍‌‌​ ‌‌‌​​‍‌‌ ‌‍‍ ‌‍‌‌‌ ‍‌​‍‌‌​ ​ ‌​‌​​‍‌‌​ ​ ‌​‌​​‍‌‌​ ​‍​ ​‍​ ‌‍​ ​​​ ‌‌‌‍‌‍​ ​​‌‍​‌‌‍​‌​ ‌‌‌‍​‌​ ​ ​ ‌​​ ​‌​‍‌‌​ ​‍​ ​‍​‍‌‌​ ‌‌‌​‌​​‍ ‍‌‍​ ‌‍ ‌‍ ‍‌ ‌​‌‍‌‌‌‍ ‍‌ ‌​​‍‌‌​ ‌‌‌​​‍‌‌ ‌‍‍ ‌‍‌‌‌ ‍‌​‍‌‌​ ​ ‌​‌​​‍‌‌​ ​ ‌​‌​​‍‌‌​ ​‍​ ​‍‌‍‌‍‌‍​ ‌‍​‍‌‍‌​‌‍‌‌‌‍​‌​ ‍​‌‍‌‌​ ‌​‌‍​‌​ ​‍​ ​​​‍‌‌​ ​‍​ ​‍​‍‌‌​ ‌‌‌​‌​​‍ ‍‌‍​ ‌‍‍​‌‍‍‌‌‍ ​‌‍‌​‌ ​‍‌‍‌‌‌‍ ‍​‍‌‌​ ‌‌‌​​‍‌‌ ‌‍‍ ‌‍‌‌‌ ‍‌​‍‌‌​ ​ ‌​‌​​‍‌‌​ ​ ‌​‌​​‍‌‌​ ​‍​ ​‍​ ‌‌​ ‌‍​ ‌‌‌‍​‍​ ‍‌​ ​​‌‍​‍‌‍‌‍​ ‌‍‌‍‌​​ ​​​ ‍​​‍‌‌​ ​‍​ ​‍​‍‌‌​ ‌‌‌​‌​​‍ ‍‌ ‌​‌‍‌‌‌ ‍​‌ ‌​​ ‌‍​‍‌‍​‌‌ ​ ‌‍‌‌‌‌‌‌‌ ​‍‌‍ ​​ ‌‌‍‍​‌ ‌​‌ ‌​‌ ​​‌ ​ ​‍‌‌​ ​ ‌​​‌​‍‌‌​ ​‍‌​‌‍​‍‌‌​ ​‍‌​‌‍‌‍ ​‌‍‍‌‌‍​‍‌‍‌‌‌ ​‍‌ ‌​‌ ‍‌​‍ ‌‌ ​ ‌ ‌​‌ ‌‌‌‍‌​‌‍‍‌‌‍ ​‍ ‍‌ ‌‍‌‍‌‌‌ ​‍‌‍​ ‌‍‌‌‌‍ ​​‍ ‍‌‍​‌‌ ​​‌ ​​​‍‌‍‌‍‍‌‌‍‌​​ ‌‌‍​‌​ ‍​‌‍​‍‌‍‌‌‌‍​‌​ ​‍‌‍​ ​ ‍‌​‍ ‌‌‍‌​​ ‌‌​ ‌‌​ ‌​​‍ ‌​ ‌​​ ‌‍​ ‍​‌‍‌‍​‍ ‌‌‍​‌‌‍​‌​ ‌‍​ ‍​​‍ ‌​ ‌‍‌‍​ ‌‍‌‌​ ​ ​ ‌‌​ ‌‌‌‍​‍‌‍​‍​ ‌​​ ‌‍‌‍​‌‌‍​‌​‍‌‍‌ ‌​‌ ‍‌‌ ​​‌‍‌‌​ ‌‌‍​‌‌ ​‍‌ ‌​‌‍‍‌‌‍​ ‌‍ ​‌‍‌‌​‍‌‍‌ ​​‌‍​‌‌ ‌​‌‍‍​​ ‌‌‍​ ‌‍ ‌‍ ‍‌ ‌​‌‍‌‌‌‍ ‍‌ ‌​‌​ ‌‌‍​‌‌ ‌​‌ ​‍‌‍‍‌‌ ‍​​‍‌‌​ ‌‌‌​​‍‌‌ ‌‍‍ ‌‍‌‌‌ ‍‌​‍‌‌​ ​ ‌​‌​​‍‌‌​ ​ ‌​‌​​‍‌‌​ ​‍​ ​‍​ ‌‍​ ​​​ ‌‌‌‍‌‍​ ​​‌‍​‌‌‍​‌​ ‌‌‌‍​‌​ ​ ​ ‌​​ ​‌​‍‌‌​ ​‍​ ​‍​‍‌‌​ ‌‌‌​‌​​‍ ‍‌‍​ ‌‍ ‌‍ ‍‌ ‌​‌‍‌‌‌‍ ‍‌ ‌​​‍‌‌​ ‌‌‌​​‍‌‌ ‌‍‍ ‌‍‌‌‌ ‍‌​‍‌‌​ ​ ‌​‌​​‍‌‌​ ​ ‌​‌​​‍‌‌​ ​‍​ ​‍‌‍‌‍‌‍​ ‌‍​‍‌‍‌​‌‍‌‌‌‍​‌​ ‍​‌‍‌‌​ ‌​‌‍​‌​ ​‍​ ​​​‍‌‌​ ​‍​ ​‍​‍‌‌​ ‌‌‌​‌​​‍ ‍‌‍​ ‌‍‍​‌‍‍‌‌‍ ​‌‍‌​‌ ​‍‌‍‌‌‌‍ ‍​‍‌‌​ ‌‌‌​​‍‌‌ ‌‍‍ ‌‍‌‌‌ ‍‌​‍‌‌​ ​ ‌​‌​​‍‌‌​ ​ ‌​‌​​‍‌‌​ ​‍​ ​‍​ ‌‌​ ‌‍​ ‌‌‌‍​‍​ ‍‌​ ​​‌‍​‍‌‍‌‍​ ‌‍‌‍‌​​ ​​​ ‍​​‍‌‌​ ​‍​ ​‍​‍‌‌​ ‌‌‌​‌​​‍ ‍‌ ‌​‌‍‌‌‌ ‍​‌ ‌​​‍‌‍‌ ​​‌‍‌‌‌ ​‍‌ ​ ‌ ​​‌‍‌‌‌‍​ ‌ ‌​‌‍‍‌‌ ‌‍‌‍‌‌​ ‌‌ ​​‌ ‌‌‌‍​‍‌‍ ​‌‍‍‌‌ ​ ‌‍‍​‌‍‌‌‌‍‌​​‍​‍‌ ‌
Yes.​​​​‌ ‍ ​‍​‍‌‍ ‌ ​‍‌‍‍‌‌‍‌ ‌‍‍‌‌‍ ‍​‍​‍​ ‍‍​‍​‍‌ ​ ‌‍​‌‌‍ ‍‌‍‍‌‌ ‌​‌ ‍‌​‍ ‍‌‍‍‌‌‍ ​‍​‍​‍ ​​‍​‍‌‍‍​‌ ​‍‌‍‌‌‌‍‌‍​‍​‍​ ‍‍​‍​‍‌‍‍​‌ ‌​‌ ‌​‌ ​​‌ ​ ​ ‍‍​‍ ​‍ ‌‍ ​‌‍‍‌‌‍​‍‌‍‌‌‌ ​‍‌ ‌​‌ ‍‌​‍ ‌‌ ​ ‌ ‌​‌ ‌‌‌‍‌​‌‍‍‌‌‍ ​‍ ‍‌ ‌‍‌‍‌‌‌ ​‍‌‍​ ‌‍‌‌‌‍ ​​‍ ‍‌‍​‌‌ ​​‌ ​​​‍ ‌‍‍‌‌‍ ‍‌ ‌​‌‍‌‌‌‍ ‍‌ ‌​​‍ ‌‍‌‌‌‍‌​‌‍‍‌‌ ‌​​‍ ‌‍ ‌‌‍ ‌‍‌​‌‍‌‌​ ‌‌ ​​‌ ​‍‌‍‌‌‌ ​ ‌‍‌‌‌‍ ‍‌ ‌​‌‍​‌‌ ‌​‌‍‍‌‌‍ ‌‍ ‍​ ‍ ‌‍‍‌‌‍‌​​ ‌‌‍​‌​ ‍​‌‍​‍‌‍‌‌‌‍​‌​ ​‍‌‍​ ​ ‍‌​‍ ‌‌‍‌​​ ‌‌​ ‌‌​ ‌​​‍ ‌​ ‌​​ ‌‍​ ‍​‌‍‌‍​‍ ‌‌‍​‌‌‍​‌​ ‌‍​ ‍​​‍ ‌​ ‌‍‌‍​ ‌‍‌‌​ ​ ​ ‌‌​ ‌‌‌‍​‍‌‍​‍​ ‌​​ ‌‍‌‍​‌‌‍​‌​ ‍ ‌ ‌​‌ ‍‌‌ ​​‌‍‌‌​ ‌‌‍​‌‌ ​‍‌ ‌​‌‍‍‌‌‍​ ‌‍ ​‌‍‌‌​ ‍ ‌ ​​‌‍​‌‌ ‌​‌‍‍​​ ‌‌‍​ ‌‍ ‌‍ ‍‌ ‌​‌‍‌‌‌‍ ‍‌ ‌​‌​ ‌‌‍​‌‌ ‌​‌ ​‍‌‍‍‌‌ ‍​​‍‌‌​ ‌‌‌​​‍‌‌ ‌‍‍ ‌‍‌‌‌ ‍‌​‍‌‌​ ​ ‌​‌​​‍‌‌​ ​ ‌​‌​​‍‌‌​ ​‍​ ​‍​ ‌‍​ ​​​ ‌‌‌‍‌‍​ ​​‌‍​‌‌‍​‌​ ‌‌‌‍​‌​ ​ ​ ‌​​ ​‌​‍‌‌​ ​‍​ ​‍​‍‌‌​ ‌‌‌​‌​​‍ ‍‌‍​ ‌‍ ‌‍ ‍‌ ‌​‌‍‌‌‌‍ ‍‌ ‌​​‍‌‌​ ‌‌‌​​‍‌‌ ‌‍‍ ‌‍‌‌‌ ‍‌​‍‌‌​ ​ ‌​‌​​‍‌‌​ ​ ‌​‌​​‍‌‌​ ​‍​ ​‍​ ‍‌​ ‍​‌‍‌​​ ​ ‌‍​‌‌‍‌​‌‍​‍​ ​ ​ ‍​​ ‍​​ ​‌​ ​‌​‍‌‌​ ​‍​ ​‍​‍‌‌​ ‌‌‌​‌​​‍ ‍‌‍​ ‌‍‍​‌‍‍‌‌‍ ​‌‍‌​‌ ​‍‌‍‌‌‌‍ ‍​‍‌‌​ ‌‌‌​​‍‌‌ ‌‍‍ ‌‍‌‌‌ ‍‌​‍‌‌​ ​ ‌​‌​​‍‌‌​ ​ ‌​‌​​‍‌‌​ ​‍​ ​‍‌‍​‍​ ​​​ ​‌​ ‌‌​ ‍‌‌‍‌‌​ ‍‌​ ‍​​ ‌‍​ ​ ​ ‍‌​ ‌​​‍‌‌​ ​‍​ ​‍​‍‌‌​ ‌‌‌​‌​​‍ ‍‌ ‌​‌‍‌‌‌ ‍​‌ ‌​​ ‌‍​‍‌‍​‌‌ ​ ‌‍‌‌‌‌‌‌‌ ​‍‌‍ ​​ ‌‌‍‍​‌ ‌​‌ ‌​‌ ​​‌ ​ ​‍‌‌​ ​ ‌​​‌​‍‌‌​ ​‍‌​‌‍​‍‌‌​ ​‍‌​‌‍‌‍ ​‌‍‍‌‌‍​‍‌‍‌‌‌ ​‍‌ ‌​‌ ‍‌​‍ ‌‌ ​ ‌ ‌​‌ ‌‌‌‍‌​‌‍‍‌‌‍ ​‍ ‍‌ ‌‍‌‍‌‌‌ ​‍‌‍​ ‌‍‌‌‌‍ ​​‍ ‍‌‍​‌‌ ​​‌ ​​​‍‌‍‌‍‍‌‌‍‌​​ ‌‌‍​‌​ ‍​‌‍​‍‌‍‌‌‌‍​‌​ ​‍‌‍​ ​ ‍‌​‍ ‌‌‍‌​​ ‌‌​ ‌‌​ ‌​​‍ ‌​ ‌​​ ‌‍​ ‍​‌‍‌‍​‍ ‌‌‍​‌‌‍​‌​ ‌‍​ ‍​​‍ ‌​ ‌‍‌‍​ ‌‍‌‌​ ​ ​ ‌‌​ ‌‌‌‍​‍‌‍​‍​ ‌​​ ‌‍‌‍​‌‌‍​‌​‍‌‍‌ ‌​‌ ‍‌‌ ​​‌‍‌‌​ ‌‌‍​‌‌ ​‍‌ ‌​‌‍‍‌‌‍​ ‌‍ ​‌‍‌‌​‍‌‍‌ ​​‌‍​‌‌ ‌​‌‍‍​​ ‌‌‍​ ‌‍ ‌‍ ‍‌ ‌​‌‍‌‌‌‍ ‍‌ ‌​‌​ ‌‌‍​‌‌ ‌​‌ ​‍‌‍‍‌‌ ‍​​‍‌‌​ ‌‌‌​​‍‌‌ ‌‍‍ ‌‍‌‌‌ ‍‌​‍‌‌​ ​ ‌​‌​​‍‌‌​ ​ ‌​‌​​‍‌‌​ ​‍​ ​‍​ ‌‍​ ​​​ ‌‌‌‍‌‍​ ​​‌‍​‌‌‍​‌​ ‌‌‌‍​‌​ ​ ​ ‌​​ ​‌​‍‌‌​ ​‍​ ​‍​‍‌‌​ ‌‌‌​‌​​‍ ‍‌‍​ ‌‍ ‌‍ ‍‌ ‌​‌‍‌‌‌‍ ‍‌ ‌​​‍‌‌​ ‌‌‌​​‍‌‌ ‌‍‍ ‌‍‌‌‌ ‍‌​‍‌‌​ ​ ‌​‌​​‍‌‌​ ​ ‌​‌​​‍‌‌​ ​‍​ ​‍​ ‍‌​ ‍​‌‍‌​​ ​ ‌‍​‌‌‍‌​‌‍​‍​ ​ ​ ‍​​ ‍​​ ​‌​ ​‌​‍‌‌​ ​‍​ ​‍​‍‌‌​ ‌‌‌​‌​​‍ ‍‌‍​ ‌‍‍​‌‍‍‌‌‍ ​‌‍‌​‌ ​‍‌‍‌‌‌‍ ‍​‍‌‌​ ‌‌‌​​‍‌‌ ‌‍‍ ‌‍‌‌‌ ‍‌​‍‌‌​ ​ ‌​‌​​‍‌‌​ ​ ‌​‌​​‍‌‌​ ​‍​ ​‍‌‍​‍​ ​​​ ​‌​ ‌‌​ ‍‌‌‍‌‌​ ‍‌​ ‍​​ ‌‍​ ​ ​ ‍‌​ ‌​​‍‌‌​ ​‍​ ​‍​‍‌‌​ ‌‌‌​‌​​‍ ‍‌ ‌​‌‍‌‌‌ ‍​‌ ‌​​‍‌‍‌ ​​‌‍‌‌‌ ​‍‌ ​ ‌ ​​‌‍‌‌‌‍​ ‌ ‌​‌‍‍‌‌ ‌‍‌‍‌‌​ ‌‌ ​​‌ ‌‌‌‍​‍‌‍ ​‌‍‍‌‌ ​ ‌‍‍​‌‍‌‌‌‍‌​​‍​‍‌ ‌
The Bourke facility continues to operate as Liberty
Outback Fuel Centre Bourke under Liberty Oil
Australia ownership. Customers can still access retail
fuel, bulk fuel supply, lubricants and AdBlue from the
Bourke site.​​​​‌ ‍ ​‍​‍‌‍ ‌ ​‍‌‍‍‌‌‍‌ ‌‍‍‌‌‍ ‍​‍​‍​ ‍‍​‍​‍‌ ​ ‌‍​‌‌‍ ‍‌‍‍‌‌ ‌​‌ ‍‌​‍ ‍‌‍‍‌‌‍ ​‍​‍​‍ ​​‍​‍‌‍‍​‌ ​‍‌‍‌‌‌‍‌‍​‍​‍​ ‍‍​‍​‍‌‍‍​‌ ‌​‌ ‌​‌ ​​‌ ​ ​ ‍‍​‍ ​‍ ‌‍ ​‌‍‍‌‌‍​‍‌‍‌‌‌ ​‍‌ ‌​‌ ‍‌​‍ ‌‌ ​ ‌ ‌​‌ ‌‌‌‍‌​‌‍‍‌‌‍ ​‍ ‍‌ ‌‍‌‍‌‌‌ ​‍‌‍​ ‌‍‌‌‌‍ ​​‍ ‍‌‍​‌‌ ​​‌ ​​​‍ ‌‍‍‌‌‍ ‍‌ ‌​‌‍‌‌‌‍ ‍‌ ‌​​‍ ‌‍‌‌‌‍‌​‌‍‍‌‌ ‌​​‍ ‌‍ ‌‌‍ ‌‍‌​‌‍‌‌​ ‌‌ ​​‌ ​‍‌‍‌‌‌ ​ ‌‍‌‌‌‍ ‍‌ ‌​‌‍​‌‌ ‌​‌‍‍‌‌‍ ‌‍ ‍​ ‍ ‌‍‍‌‌‍‌​​ ‌‌‍​‌​ ‍​‌‍​‍‌‍‌‌‌‍​‌​ ​‍‌‍​ ​ ‍‌​‍ ‌‌‍‌​​ ‌‌​ ‌‌​ ‌​​‍ ‌​ ‌​​ ‌‍​ ‍​‌‍‌‍​‍ ‌‌‍​‌‌‍​‌​ ‌‍​ ‍​​‍ ‌​ ‌‍‌‍​ ‌‍‌‌​ ​ ​ ‌‌​ ‌‌‌‍​‍‌‍​‍​ ‌​​ ‌‍‌‍​‌‌‍​‌​ ‍ ‌ ‌​‌ ‍‌‌ ​​‌‍‌‌​ ‌‌‍​‌‌ ​‍‌ ‌​‌‍‍‌‌‍​ ‌‍ ​‌‍‌‌​ ‍ ‌ ​​‌‍​‌‌ ‌​‌‍‍​​ ‌‌‍​ ‌‍ ‌‍ ‍‌ ‌​‌‍‌‌‌‍ ‍‌ ‌​‌​ ‌‌‍​‌‌ ‌​‌ ​‍‌‍‍‌‌ ‍​​‍‌‌​ ‌‌‌​​‍‌‌ ‌‍‍ ‌‍‌‌‌ ‍‌​‍‌‌​ ​ ‌​‌​​‍‌‌​ ​ ‌​‌​​‍‌‌​ ​‍​ ​‍​ ‌‍​ ​​​ ‌‌‌‍‌‍​ ​​‌‍​‌‌‍​‌​ ‌‌‌‍​‌​ ​ ​ ‌​​ ​‌​‍‌‌​ ​‍​ ​‍​‍‌‌​ ‌‌‌​‌​​‍ ‍‌‍​ ‌‍ ‌‍ ‍‌ ‌​‌‍‌‌‌‍ ‍‌ ‌​​‍‌‌​ ‌‌‌​​‍‌‌ ‌‍‍ ‌‍‌‌‌ ‍‌​‍‌‌​ ​ ‌​‌​​‍‌‌​ ​ ‌​‌​​‍‌‌​ ​‍​ ​‍‌‍‌‌​ ‌‍​ ‍​​ ‌​‌‍​ ‌‍‌‍‌‍‌​‌‍​‍‌‍​‌‌‍​‌​ ​‍​ ‌​​‍‌‌​ ​‍​ ​‍​‍‌‌​ ‌‌‌​‌​​‍ ‍‌‍​ ‌‍‍​‌‍‍‌‌‍ ​‌‍‌​‌ ​‍‌‍‌‌‌‍ ‍​‍‌‌​ ‌‌‌​​‍‌‌ ‌‍‍ ‌‍‌‌‌ ‍‌​‍‌‌​ ​ ‌​‌​​‍‌‌​ ​ ‌​‌​​‍‌‌​ ​‍​ ​‍‌‍‌‍‌‍​ ‌‍​ ​ ​ ​ ​ ‌‍​ ​ ​‌‌‍‌​​ ‌ ​ ​​‌‍‌‍‌‍‌‌​‍‌‌​ ​‍​ ​‍​‍‌‌​ ‌‌‌​‌​​‍ ‍‌ ‌​‌‍‌‌‌ ‍​‌ ‌​​ ‌‍​‍‌‍​‌‌ ​ ‌‍‌‌‌‌‌‌‌ ​‍‌‍ ​​ ‌‌‍‍​‌ ‌​‌ ‌​‌ ​​‌ ​ ​‍‌‌​ ​ ‌​​‌​‍‌‌​ ​‍‌​‌‍​‍‌‌​ ​‍‌​‌‍‌‍ ​‌‍‍‌‌‍​‍‌‍‌‌‌ ​‍‌ ‌​‌ ‍‌​‍ ‌‌ ​ ‌ ‌​‌ ‌‌‌‍‌​‌‍‍‌‌‍ ​‍ ‍‌ ‌‍‌‍‌‌‌ ​‍‌‍​ ‌‍‌‌‌‍ ​​‍ ‍‌‍​‌‌ ​​‌ ​​​‍‌‍‌‍‍‌‌‍‌​​ ‌‌‍​‌​ ‍​‌‍​‍‌‍‌‌‌‍​‌​ ​‍‌‍​ ​ ‍‌​‍ ‌‌‍‌​​ ‌‌​ ‌‌​ ‌​​‍ ‌​ ‌​​ ‌‍​ ‍​‌‍‌‍​‍ ‌‌‍​‌‌‍​‌​ ‌‍​ ‍​​‍ ‌​ ‌‍‌‍​ ‌‍‌‌​ ​ ​ ‌‌​ ‌‌‌‍​‍‌‍​‍​ ‌​​ ‌‍‌‍​‌‌‍​‌​‍‌‍‌ ‌​‌ ‍‌‌ ​​‌‍‌‌​ ‌‌‍​‌‌ ​‍‌ ‌​‌‍‍‌‌‍​ ‌‍ ​‌‍‌‌​‍‌‍‌ ​​‌‍​‌‌ ‌​‌‍‍​​ ‌‌‍​ ‌‍ ‌‍ ‍‌ ‌​‌‍‌‌‌‍ ‍‌ ‌​‌​ ‌‌‍​‌‌ ‌​‌ ​‍‌‍‍‌‌ ‍​​‍‌‌​ ‌‌‌​​‍‌‌ ‌‍‍ ‌‍‌‌‌ ‍‌​‍‌‌​ ​ ‌​‌​​‍‌‌​ ​ ‌​‌​​‍‌‌​ ​‍​ ​‍​ ‌‍​ ​​​ ‌‌‌‍‌‍​ ​​‌‍​‌‌‍​‌​ ‌‌‌‍​‌​ ​ ​ ‌​​ ​‌​‍‌‌​ ​‍​ ​‍​‍‌‌​ ‌‌‌​‌​​‍ ‍‌‍​ ‌‍ ‌‍ ‍‌ ‌​‌‍‌‌‌‍ ‍‌ ‌​​‍‌‌​ ‌‌‌​​‍‌‌ ‌‍‍ ‌‍‌‌‌ ‍‌​‍‌‌​ ​ ‌​‌​​‍‌‌​ ​ ‌​‌​​‍‌‌​ ​‍​ ​‍‌‍‌‌​ ‌‍​ ‍​​ ‌​‌‍​ ‌‍‌‍‌‍‌​‌‍​‍‌‍​‌‌‍​‌​ ​‍​ ‌​​‍‌‌​ ​‍​ ​‍​‍‌‌​ ‌‌‌​‌​​‍ ‍‌‍​ ‌‍‍​‌‍‍‌‌‍ ​‌‍‌​‌ ​‍‌‍‌‌‌‍ ‍​‍‌‌​ ‌‌‌​​‍‌‌ ‌‍‍ ‌‍‌‌‌ ‍‌​‍‌‌​ ​ ‌​‌​​‍‌‌​ ​ ‌​‌​​‍‌‌​ ​‍​ ​‍‌‍‌‍‌‍​ ‌‍​ ​ ​ ​ ​ ‌‍​ ​ ​‌‌‍‌​​ ‌ ​ ​​‌‍‌‍‌‍‌‌​‍‌‌​ ​‍​ ​‍​‍‌‌​ ‌‌‌​‌​​‍ ‍‌ ‌​‌‍‌‌‌ ‍​‌ ‌​​‍‌‍‌ ​​‌‍‌‌‌ ​‍‌ ​ ‌ ​​‌‍‌‌‌‍​ ‌ ‌​‌‍‍‌‌ ‌‍‌‍‌‌​ ‌‌ ​​‌ ‌‌‌‍​‍‌‍ ​‌‍‍‌‌ ​ ‌‍‍​‌‍‌‌‌‍‌​​‍​‍‌ ‌
What happened to Outback Fuel Centre Bourke?​​​​‌ ‍ ​‍​‍‌‍ ‌ ​‍‌‍‍‌‌‍‌ ‌‍‍‌‌‍ ‍​‍​‍​ ‍‍​‍​‍‌ ​ ‌‍​‌‌‍ ‍‌‍‍‌‌ ‌​‌ ‍‌​‍ ‍‌‍‍‌‌‍ ​‍​‍​‍ ​​‍​‍‌‍‍​‌ ​‍‌‍‌‌‌‍‌‍​‍​‍​ ‍‍​‍​‍‌‍‍​‌ ‌​‌ ‌​‌ ​​‌ ​ ​ ‍‍​‍ ​‍ ‌‍ ​‌‍‍‌‌‍​‍‌‍‌‌‌ ​‍‌ ‌​‌ ‍‌​‍ ‌‌ ​ ‌ ‌​‌ ‌‌‌‍‌​‌‍‍‌‌‍ ​‍ ‍‌ ‌‍‌‍‌‌‌ ​‍‌‍​ ‌‍‌‌‌‍ ​​‍ ‍‌‍​‌‌ ​​‌ ​​​‍ ‌‍‍‌‌‍ ‍‌ ‌​‌‍‌‌‌‍ ‍‌ ‌​​‍ ‌‍‌‌‌‍‌​‌‍‍‌‌ ‌​​‍ ‌‍ ‌‌‍ ‌‍‌​‌‍‌‌​ ‌‌ ​​‌ ​‍‌‍‌‌‌ ​ ‌‍‌‌‌‍ ‍‌ ‌​‌‍​‌‌ ‌​‌‍‍‌‌‍ ‌‍ ‍​ ‍ ‌‍‍‌‌‍‌​​ ‌‌‍​‌​ ‍​‌‍​‍‌‍‌‌‌‍​‌​ ​‍‌‍​ ​ ‍‌​‍ ‌‌‍‌​​ ‌‌​ ‌‌​ ‌​​‍ ‌​ ‌​​ ‌‍​ ‍​‌‍‌‍​‍ ‌‌‍​‌‌‍​‌​ ‌‍​ ‍​​‍ ‌​ ‌‍‌‍​ ‌‍‌‌​ ​ ​ ‌‌​ ‌‌‌‍​‍‌‍​‍​ ‌​​ ‌‍‌‍​‌‌‍​‌​ ‍ ‌ ‌​‌ ‍‌‌ ​​‌‍‌‌​ ‌‌‍​‌‌ ​‍‌ ‌​‌‍‍‌‌‍​ ‌‍ ​‌‍‌‌​ ‍ ‌ ​​‌‍​‌‌ ‌​‌‍‍​​ ‌‌‍​ ‌‍ ‌‍ ‍‌ ‌​‌‍‌‌‌‍ ‍‌ ‌​‌​ ‌‌‍​‌‌ ‌​‌ ​‍‌‍‍‌‌ ‍​​‍‌‌​ ‌‌‌​​‍‌‌ ‌‍‍ ‌‍‌‌‌ ‍‌​‍‌‌​ ​ ‌​‌​​‍‌‌​ ​ ‌​‌​​‍‌‌​ ​‍​ ​‍​ ‌‍​ ​​​ ‌‌‌‍‌‍​ ​​‌‍​‌‌‍​‌​ ‌‌‌‍​‌​ ​ ​ ‌​​ ​‌​‍‌‌​ ​‍​ ​‍​‍‌‌​ ‌‌‌​‌​​‍ ‍‌‍​ ‌‍ ‌‍ ‍‌ ‌​‌‍‌‌‌‍ ‍‌ ‌​​‍‌‌​ ‌‌‌​​‍‌‌ ‌‍‍ ‌‍‌‌‌ ‍‌​‍‌‌​ ​ ‌​‌​​‍‌‌​ ​ ‌​‌​​‍‌‌​ ​‍​ ​‍‌‍‌‍​ ‌‌​ ​‍​ ‌‌​ ​ ​ ‍‌​ ​​​ ​‌​ ​​​ ‌​‌‍‌‌‌‍‌‌​‍‌‌​ ​‍​ ​‍​‍‌‌​ ‌‌‌​‌​​‍ ‍‌‍​ ‌‍‍​‌‍‍‌‌‍ ​‌‍‌​‌ ​‍‌‍‌‌‌‍ ‍​‍‌‌​ ‌‌‌​​‍‌‌ ‌‍‍ ‌‍‌‌‌ ‍‌​‍‌‌​ ​ ‌​‌​​‍‌‌​ ​ ‌​‌​​‍‌‌​ ​‍​ ​‍‌‍​ ​ ‌‌​ ‌‍​ ​‌​ ‍‌‌‍​‍‌‍‌​‌‍‌‌​ ‌‍‌‍‌‌​ ‍‌‌‍‌​​‍‌‌​ ​‍​ ​‍​‍‌‌​ ‌‌‌​‌​​‍ ‍‌ ‌​‌‍‌‌‌ ‍​‌ ‌​​ ‌‍​‍‌‍​‌‌ ​ ‌‍‌‌‌‌‌‌‌ ​‍‌‍ ​​ ‌‌‍‍​‌ ‌​‌ ‌​‌ ​​‌ ​ ​‍‌‌​ ​ ‌​​‌​‍‌‌​ ​‍‌​‌‍​‍‌‌​ ​‍‌​‌‍‌‍ ​‌‍‍‌‌‍​‍‌‍‌‌‌ ​‍‌ ‌​‌ ‍‌​‍ ‌‌ ​ ‌ ‌​‌ ‌‌‌‍‌​‌‍‍‌‌‍ ​‍ ‍‌ ‌‍‌‍‌‌‌ ​‍‌‍​ ‌‍‌‌‌‍ ​​‍ ‍‌‍​‌‌ ​​‌ ​​​‍‌‍‌‍‍‌‌‍‌​​ ‌‌‍​‌​ ‍​‌‍​‍‌‍‌‌‌‍​‌​ ​‍‌‍​ ​ ‍‌​‍ ‌‌‍‌​​ ‌‌​ ‌‌​ ‌​​‍ ‌​ ‌​​ ‌‍​ ‍​‌‍‌‍​‍ ‌‌‍​‌‌‍​‌​ ‌‍​ ‍​​‍ ‌​ ‌‍‌‍​ ‌‍‌‌​ ​ ​ ‌‌​ ‌‌‌‍​‍‌‍​‍​ ‌​​ ‌‍‌‍​‌‌‍​‌​‍‌‍‌ ‌​‌ ‍‌‌ ​​‌‍‌‌​ ‌‌‍​‌‌ ​‍‌ ‌​‌‍‍‌‌‍​ ‌‍ ​‌‍‌‌​‍‌‍‌ ​​‌‍​‌‌ ‌​‌‍‍​​ ‌‌‍​ ‌‍ ‌‍ ‍‌ ‌​‌‍‌‌‌‍ ‍‌ ‌​‌​ ‌‌‍​‌‌ ‌​‌ ​‍‌‍‍‌‌ ‍​​‍‌‌​ ‌‌‌​​‍‌‌ ‌‍‍ ‌‍‌‌‌ ‍‌​‍‌‌​ ​ ‌​‌​​‍‌‌​ ​ ‌​‌​​‍‌‌​ ​‍​ ​‍​ ‌‍​ ​​​ ‌‌‌‍‌‍​ ​​‌‍​‌‌‍​‌​ ‌‌‌‍​‌​ ​ ​ ‌​​ ​‌​‍‌‌​ ​‍​ ​‍​‍‌‌​ ‌‌‌​‌​​‍ ‍‌‍​ ‌‍ ‌‍ ‍‌ ‌​‌‍‌‌‌‍ ‍‌ ‌​​‍‌‌​ ‌‌‌​​‍‌‌ ‌‍‍ ‌‍‌‌‌ ‍‌​‍‌‌​ ​ ‌​‌​​‍‌‌​ ​ ‌​‌​​‍‌‌​ ​‍​ ​‍‌‍‌‍​ ‌‌​ ​‍​ ‌‌​ ​ ​ ‍‌​ ​​​ ​‌​ ​​​ ‌​‌‍‌‌‌‍‌‌​‍‌‌​ ​‍​ ​‍​‍‌‌​ ‌‌‌​‌​​‍ ‍‌‍​ ‌‍‍​‌‍‍‌‌‍ ​‌‍‌​‌ ​‍‌‍‌‌‌‍ ‍​‍‌‌​ ‌‌‌​​‍‌‌ ‌‍‍ ‌‍‌‌‌ ‍‌​‍‌‌​ ​ ‌​‌​​‍‌‌​ ​ ‌​‌​​‍‌‌​ ​‍​ ​‍‌‍​ ​ ‌‌​ ‌‍​ ​‌​ ‍‌‌‍​‍‌‍‌​‌‍‌‌​ ‌‍‌‍‌‌​ ‍‌‌‍‌​​‍‌‌​ ​‍​ ​‍​‍‌‌​ ‌‌‌​‌​​‍ ‍‌ ‌​‌‍‌‌‌ ‍​‌ ‌​​‍‌‍‌ ​​‌‍‌‌‌ ​‍‌ ​ ‌ ​​‌‍‌‌‌‍​ ‌ ‌​‌‍‍‌‌ ‌‍‌‍‌‌​ ‌‌ ​​‌ ‌‌‌‍​‍‌‍ ​‌‍‍‌‌ ​ ‌‍‍​‌‍‌‌‌‍‌​​‍​‍‌ ‌
Outback Fuel Centre Bourke became part of Liberty